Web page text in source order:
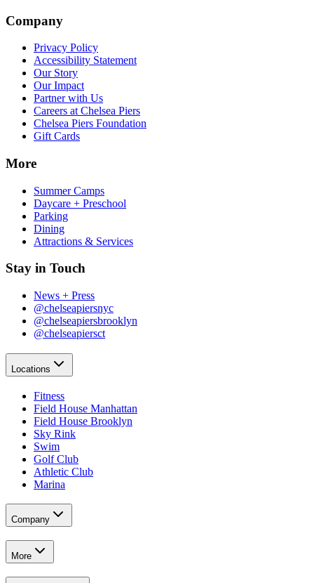
Company​​​​‌ ‍ ​‍​‍‌‍ ‌ ​‍‌‍‍‌‌‍‌ ‌‍‍‌‌‍ ‍​‍​‍​ ‍‍​‍​‍‌ ​ ‌‍​‌‌‍ ‍‌‍‍‌‌ ‌​‌ ‍‌​‍ ‍‌‍‍‌‌‍ ​‍​‍​‍ ​​‍​‍‌‍‍​‌ ​‍‌‍‌‌‌‍‌‍​‍​‍​ ‍‍​‍​‍‌‍‍​‌ ‌​‌ ‌​‌ ​​‌ ​ ​ ‍‍​‍ ​‍ ‌‍​ ‌‍‍​‌‍‌‌‌‍ ​‌ ​ ‌‍‌‌‌‍​‌‌ ​​‌‍‍‌‌‍‌‌‌ ​‍‌ ​ ​‍ ‍‌ ​ ‌‍​‌‌‍ ‍‌‍‍‌‌ ‌​‌ ‍‌​‍ ‍‌ ​ ‌ ‌​‌ ‌‌‌‍‌​‌‍‍‌‌‍ ​‍ ‌‍‍‌‌‍ ‍‌ ‌​‌‍‌‌‌‍ ‍‌ ‌​​‍ ‌‍‌‌‌‍‌​‌‍‍‌‌ ‌​​‍ ‌‍ ‌‌‍ ‌‍‌​‌‍‌‌​ ‌‌ ​​‌ ​‍‌‍‌‌‌ ​ ‌‍‌‌‌‍ ‍‌ ‌​‌‍​‌‌ ‌​‌‍‍‌‌‍ ‌‍ ‍​ ‍ ‌‍‍‌‌‍‌​​ ‌‌‍‌‍‌‍ ‌‍ ‌ ‌​‌‍‌‌‌ ​‍​ ‍ ‌ ‌​‌ ‍‌‌ ​​‌‍‌‌​ ‌‌‍‌‍‌‍ ‌‍ ‌ ‌​‌‍‌‌‌ ​‍​ ‍ ‌ ​​‌‍​‌‌ ‌​‌‍‍​​ ‌‌‍​ ‌‍ ‌‍ ​‌ ‌‌‌‍ ‌‌‍ ‍‌ ​ ​‍‌‌​ ‌‌‌​​‍‌‌ ‌‍‍ ‌‍‌‌‌ ‍‌​‍‌‌​ ​ ‌​‌​​‍‌‌​ ​ ‌​‌​​‍‌‌​ ​‍​ ​‍‌‍​ ​ ​ ​ ‌​​ ​​‌‍​ ​ ‌‍‌‍‌​​ ‌​‌‍‌‍‌‍‌‌‌‍‌‌‌‍‌​​‍‌‌​ ​‍​ ​‍​‍‌‌​ ‌‌‌​‌​​‍ ‍‌ ‌​‌‍‍‌‌ ‌​‌‍ ​‌‍‌‌​ ‌‍​‍‌‍​‌‌ ​ ‌‍‌‌‌‌‌‌‌ ​‍‌‍ ​​ ‌‌‍‍​‌ ‌​‌ ‌​‌ ​​‌ ​ ​‍‌‌​ ​ ‌​​‌​‍‌‌​ ​‍‌​‌‍​‍‌‌​ ​‍‌​‌‍‌‍​ ‌‍‍​‌‍‌‌‌‍ ​‌ ​ ‌‍‌‌‌‍​‌‌ ​​‌‍‍‌‌‍‌‌‌ ​‍‌ ​ ​‍ ‍‌ ​ ‌‍​‌‌‍ ‍‌‍‍‌‌ ‌​‌ ‍‌​‍ ‍‌ ​ ‌ ‌​‌ ‌‌‌‍‌​‌‍‍‌‌‍ ​‍‌‍‌‍‍‌‌‍‌​​ ‌‌‍‌‍‌‍ ‌‍ ‌ ‌​‌‍‌‌‌ ​‍​‍‌‍‌ ‌​‌ ‍‌‌ ​​‌‍‌‌​ ‌‌‍‌‍‌‍ ‌‍ ‌ ‌​‌‍‌‌‌ ​‍​‍‌‍‌ ​​‌‍​‌‌ ‌​‌‍‍​​ ‌‌‍​ ‌‍ ‌‍ ​‌ ‌‌‌‍ ‌‌‍ ‍‌ ​ ​‍‌‌​ ‌‌‌​​‍‌‌ ‌‍‍ ‌‍‌‌‌ ‍‌​‍‌‌​ ​ ‌​‌​​‍‌‌​ ​ ‌​‌​​‍‌‌​ ​‍​ ​‍‌‍​ ​ ​ ​ ‌​​ ​​‌‍​ ​ ‌‍‌‍‌​​ ‌​‌‍‌‍‌‍‌‌‌‍‌‌‌‍‌​​‍‌‌​ ​‍​ ​‍​‍‌‌​ ‌‌‌​‌​​‍ ‍‌ ‌​‌‍‍‌‌ ‌​‌‍ ​‌‍‌‌​‍‌‍‌ ​​‌‍‌‌‌ ​‍‌ ​ ‌ ​​‌‍‌‌‌‍​ ‌ ‌​‌‍‍‌‌ ‌‍‌‍‌‌​ ‌‌ ​​‌ ‌‌‌‍​‍‌‍ ​‌‍‍‌‌ ​ ‌‍‍​‌‍‌‌‌‍‌​​‍​‍‌ ‌
Privacy Policy​​​​‌ ‍ ​‍​‍‌‍ ‌ ​‍‌‍‍‌‌‍‌ ‌‍‍‌‌‍ ‍​‍​‍​ ‍‍​‍​‍‌ ​ ‌‍​‌‌‍ ‍‌‍‍‌‌ ‌​‌ ‍‌​‍ ‍‌‍‍‌‌‍ ​‍​‍​‍ ​​‍​‍‌‍‍​‌ ​‍‌‍‌‌‌‍‌‍​‍​‍​ ‍‍​‍​‍‌‍‍​‌ ‌​‌ ‌​‌ ​​‌ ​ ​ ‍‍​‍ ​‍ ‌‍​ ‌‍‍​‌‍‌‌‌‍ ​‌ ​ ‌‍‌‌‌‍​‌‌ ​​‌‍‍‌‌‍‌‌‌ ​‍‌ ​ ​‍ ‍‌ ​ ‌‍​‌‌‍ ‍‌‍‍‌‌ ‌​‌ ‍‌​‍ ‍‌ ​ ‌ ‌​‌ ‌‌‌‍‌​‌‍‍‌‌‍ ​‍ ‌‍‍‌‌‍ ‍‌ ‌​‌‍‌‌‌‍ ‍‌ ‌​​‍ ‌‍‌‌‌‍‌​‌‍‍‌‌ ‌​​‍ ‌‍ ‌‌‍ ‌‍‌​‌‍‌‌​ ‌‌ ​​‌ ​‍‌‍‌‌‌ ​ ‌‍‌‌‌‍ ‍‌ ‌​‌‍​‌‌ ‌​‌‍‍‌‌‍ ‌‍ ‍​ ‍ ‌‍‍‌‌‍‌​​ ‌‌‍‌‍‌‍ ‌‍ ‌ ‌​‌‍‌‌‌ ​‍​ ‍ ‌ ‌​‌ ‍‌‌ ​​‌‍‌‌​ ‌‌‍‌‍‌‍ ‌‍ ‌ ‌​‌‍‌‌‌ ​‍​ ‍ ‌ ​​‌‍​‌‌ ‌​‌‍‍​​ ‌‌‍​ ‌‍ ‌‍ ​‌ ‌‌‌‍ ‌‌‍ ‍‌ ​ ​‍‌‌​ ‌‌‌​​‍‌‌ ‌‍‍ ‌‍‌‌‌ ‍‌​‍‌‌​ ​ ‌​‌​​‍‌‌​ ​ ‌​‌​​‍‌‌​ ​‍​ ​‍‌‍​ ​ ​ ​ ‌​​ ​​‌‍​ ​ ‌‍‌‍‌​​ ‌​‌‍‌‍‌‍‌‌‌‍‌‌‌‍‌​​‍‌‌​ ​‍​ ​‍​‍‌‌​ ‌‌‌​‌​​‍ ‍‌‍ ​‌‍‍‌‌‍ ‍‌‍‍ ‌ ​ ​‍‌‌​ ‌‌‌​​‍‌‌ ‌‍‍ ‌‍‌‌‌ ‍‌​‍‌‌​ ​ ‌​‌​​‍‌‌​ ​ ‌​‌​​‍‌‌​ ​‍​ ​‍​ ​​​ ‍‌‌‍‌‌​ ‍​​ ‍‌​ ​‍‌‍​‍‌‍​‍​ ​‍​ ‍​‌‍​‌​ ​​​‍‌‌​ ​‍​ ​‍​‍‌‌​ ‌‌‌​‌​​‍ ‍‌‍ ‍‌‍​‌‌‍ ‌‌‍‌‌​ ‌‍​‍‌‍​‌‌ ​ ‌‍‌‌‌‌‌‌‌ ​‍‌‍ ​​ ‌‌‍‍​‌ ‌​‌ ‌​‌ ​​‌ ​ ​‍‌‌​ ​ ‌​​‌​‍‌‌​ ​‍‌​‌‍​‍‌‌​ ​‍‌​‌‍‌‍​ ‌‍‍​‌‍‌‌‌‍ ​‌ ​ ‌‍‌‌‌‍​‌‌ ​​‌‍‍‌‌‍‌‌‌ ​‍‌ ​ ​‍ ‍‌ ​ ‌‍​‌‌‍ ‍‌‍‍‌‌ ‌​‌ ‍‌​‍ ‍‌ ​ ‌ ‌​‌ ‌‌‌‍‌​‌‍‍‌‌‍ ​‍‌‍‌‍‍‌‌‍‌​​ ‌‌‍‌‍‌‍ ‌‍ ‌ ‌​‌‍‌‌‌ ​‍​‍‌‍‌ ‌​‌ ‍‌‌ ​​‌‍‌‌​ ‌‌‍‌‍‌‍ ‌‍ ‌ ‌​‌‍‌‌‌ ​‍​‍‌‍‌ ​​‌‍​‌‌ ‌​‌‍‍​​ ‌‌‍​ ‌‍ ‌‍ ​‌ ‌‌‌‍ ‌‌‍ ‍‌ ​ ​‍‌‌​ ‌‌‌​​‍‌‌ ‌‍‍ ‌‍‌‌‌ ‍‌​‍‌‌​ ​ ‌​‌​​‍‌‌​ ​ ‌​‌​​‍‌‌​ ​‍​ ​‍‌‍​ ​ ​ ​ ‌​​ ​​‌‍​ ​ ‌‍‌‍‌​​ ‌​‌‍‌‍‌‍‌‌‌‍‌‌‌‍‌​​‍‌‌​ ​‍​ ​‍​‍‌‌​ ‌‌‌​‌​​‍ ‍‌‍ ​‌‍‍‌‌‍ ‍‌‍‍ ‌ ​ ​‍‌‌​ ‌‌‌​​‍‌‌ ‌‍‍ ‌‍‌‌‌ ‍‌​‍‌‌​ ​ ‌​‌​​‍‌‌​ ​ ‌​‌​​‍‌‌​ ​‍​ ​‍​ ​​​ ‍‌‌‍‌‌​ ‍​​ ‍‌​ ​‍‌‍​‍‌‍​‍​ ​‍​ ‍​‌‍​‌​ ​​​‍‌‌​ ​‍​ ​‍​‍‌‌​ ‌‌‌​‌​​‍ ‍‌‍ ‍‌‍​‌‌‍ ‌‌‍‌‌​‍‌‍‌ ​​‌‍‌‌‌ ​‍‌ ​ ‌ ​​‌‍‌‌‌‍​ ‌ ‌​‌‍‍‌‌ ‌‍‌‍‌‌​ ‌‌ ​​‌ ‌‌‌‍​‍‌‍ ​‌‍‍‌‌ ​ ‌‍‍​‌‍‌‌‌‍‌​​‍​‍‌ ‌
Accessibility Statement​​​​‌ ‍ ​‍​‍‌‍ ‌ ​‍‌‍‍‌‌‍‌ ‌‍‍‌‌‍ ‍​‍​‍​ ‍‍​‍​‍‌ ​ ‌‍​‌‌‍ ‍‌‍‍‌‌ ‌​‌ ‍‌​‍ ‍‌‍‍‌‌‍ ​‍​‍​‍ ​​‍​‍‌‍‍​‌ ​‍‌‍‌‌‌‍‌‍​‍​‍​ ‍‍​‍​‍‌‍‍​‌ ‌​‌ ‌​‌ ​​‌ ​ ​ ‍‍​‍ ​‍ ‌‍​ ‌‍‍​‌‍‌‌‌‍ ​‌ ​ ‌‍‌‌‌‍​‌‌ ​​‌‍‍‌‌‍‌‌‌ ​‍‌ ​ ​‍ ‍‌ ​ ‌‍​‌‌‍ ‍‌‍‍‌‌ ‌​‌ ‍‌​‍ ‍‌ ​ ‌ ‌​‌ ‌‌‌‍‌​‌‍‍‌‌‍ ​‍ ‌‍‍‌‌‍ ‍‌ ‌​‌‍‌‌‌‍ ‍‌ ‌​​‍ ‌‍‌‌‌‍‌​‌‍‍‌‌ ‌​​‍ ‌‍ ‌‌‍ ‌‍‌​‌‍‌‌​ ‌‌ ​​‌ ​‍‌‍‌‌‌ ​ ‌‍‌‌‌‍ ‍‌ ‌​‌‍​‌‌ ‌​‌‍‍‌‌‍ ‌‍ ‍​ ‍ ‌‍‍‌‌‍‌​​ ‌‌‍‌‍‌‍ ‌‍ ‌ ‌​‌‍‌‌‌ ​‍​ ‍ ‌ ‌​‌ ‍‌‌ ​​‌‍‌‌​ ‌‌‍‌‍‌‍ ‌‍ ‌ ‌​‌‍‌‌‌ ​‍​ ‍ ‌ ​​‌‍​‌‌ ‌​‌‍‍​​ ‌‌‍​ ‌‍ ‌‍ ​‌ ‌‌‌‍ ‌‌‍ ‍‌ ​ ​‍‌‌​ ‌‌‌​​‍‌‌ ‌‍‍ ‌‍‌‌‌ ‍‌​‍‌‌​ ​ ‌​‌​​‍‌‌​ ​ ‌​‌​​‍‌‌​ ​‍​ ​‍‌‍​ ​ ​ ​ ‌​​ ​​‌‍​ ​ ‌‍‌‍‌​​ ‌​‌‍‌‍‌‍‌‌‌‍‌‌‌‍‌​​‍‌‌​ ​‍​ ​‍​‍‌‌​ ‌‌‌​‌​​‍ ‍‌‍ ​‌‍‍‌‌‍ ‍‌‍‍ ‌ ​ ​‍‌‌​ ‌‌‌​​‍‌‌ ‌‍‍ ‌‍‌‌‌ ‍‌​‍‌‌​ ​ ‌​‌​​‍‌‌​ ​ ‌​‌​​‍‌‌​ ​‍​ ​‍​ ​ ​ ‌‍​ ‌ ​ ​ ‌‍​‌​ ‌‍​ ‌ ​ ‍‌​ ​‌​ ‌‍‌‍‌​​ ​​​‍‌‌​ ​‍​ ​‍​‍‌‌​ ‌‌‌​‌​​‍ ‍‌‍ ‍‌‍​‌‌‍ ‌‌‍‌‌​ ‌‍​‍‌‍​‌‌ ​ ‌‍‌‌‌‌‌‌‌ ​‍‌‍ ​​ ‌‌‍‍​‌ ‌​‌ ‌​‌ ​​‌ ​ ​‍‌‌​ ​ ‌​​‌​‍‌‌​ ​‍‌​‌‍​‍‌‌​ ​‍‌​‌‍‌‍​ ‌‍‍​‌‍‌‌‌‍ ​‌ ​ ‌‍‌‌‌‍​‌‌ ​​‌‍‍‌‌‍‌‌‌ ​‍‌ ​ ​‍ ‍‌ ​ ‌‍​‌‌‍ ‍‌‍‍‌‌ ‌​‌ ‍‌​‍ ‍‌ ​ ‌ ‌​‌ ‌‌‌‍‌​‌‍‍‌‌‍ ​‍‌‍‌‍‍‌‌‍‌​​ ‌‌‍‌‍‌‍ ‌‍ ‌ ‌​‌‍‌‌‌ ​‍​‍‌‍‌ ‌​‌ ‍‌‌ ​​‌‍‌‌​ ‌‌‍‌‍‌‍ ‌‍ ‌ ‌​‌‍‌‌‌ ​‍​‍‌‍‌ ​​‌‍​‌‌ ‌​‌‍‍​​ ‌‌‍​ ‌‍ ‌‍ ​‌ ‌‌‌‍ ‌‌‍ ‍‌ ​ ​‍‌‌​ ‌‌‌​​‍‌‌ ‌‍‍ ‌‍‌‌‌ ‍‌​‍‌‌​ ​ ‌​‌​​‍‌‌​ ​ ‌​‌​​‍‌‌​ ​‍​ ​‍‌‍​ ​ ​ ​ ‌​​ ​​‌‍​ ​ ‌‍‌‍‌​​ ‌​‌‍‌‍‌‍‌‌‌‍‌‌‌‍‌​​‍‌‌​ ​‍​ ​‍​‍‌‌​ ‌‌‌​‌​​‍ ‍‌‍ ​‌‍‍‌‌‍ ‍‌‍‍ ‌ ​ ​‍‌‌​ ‌‌‌​​‍‌‌ ‌‍‍ ‌‍‌‌‌ ‍‌​‍‌‌​ ​ ‌​‌​​‍‌‌​ ​ ‌​‌​​‍‌‌​ ​‍​ ​‍​ ​ ​ ‌‍​ ‌ ​ ​ ‌‍​‌​ ‌‍​ ‌ ​ ‍‌​ ​‌​ ‌‍‌‍‌​​ ​​​‍‌‌​ ​‍​ ​‍​‍‌‌​ ‌‌‌​‌​​‍ ‍‌‍ ‍‌‍​‌‌‍ ‌‌‍‌‌​‍‌‍‌ ​​‌‍‌‌‌ ​‍‌ ​ ‌ ​​‌‍‌‌‌‍​ ‌ ‌​‌‍‍‌‌ ‌‍‌‍‌‌​ ‌‌ ​​‌ ‌‌‌‍​‍‌‍ ​‌‍‍‌‌ ​ ‌‍‍​‌‍‌‌‌‍‌​​‍​‍‌ ‌
Our Story​​​​‌ ‍ ​‍​‍‌‍ ‌ ​‍‌‍‍‌‌‍‌ ‌‍‍‌‌‍ ‍​‍​‍​ ‍‍​‍​‍‌ ​ ‌‍​‌‌‍ ‍‌‍‍‌‌ ‌​‌ ‍‌​‍ ‍‌‍‍‌‌‍ ​‍​‍​‍ ​​‍​‍‌‍‍​‌ ​‍‌‍‌‌‌‍‌‍​‍​‍​ ‍‍​‍​‍‌‍‍​‌ ‌​‌ ‌​‌ ​​‌ ​ ​ ‍‍​‍ ​‍ ‌‍​ ‌‍‍​‌‍‌‌‌‍ ​‌ ​ ‌‍‌‌‌‍​‌‌ ​​‌‍‍‌‌‍‌‌‌ ​‍‌ ​ ​‍ ‍‌ ​ ‌‍​‌‌‍ ‍‌‍‍‌‌ ‌​‌ ‍‌​‍ ‍‌ ​ ‌ ‌​‌ ‌‌‌‍‌​‌‍‍‌‌‍ ​‍ ‌‍‍‌‌‍ ‍‌ ‌​‌‍‌‌‌‍ ‍‌ ‌​​‍ ‌‍‌‌‌‍‌​‌‍‍‌‌ ‌​​‍ ‌‍ ‌‌‍ ‌‍‌​‌‍‌‌​ ‌‌ ​​‌ ​‍‌‍‌‌‌ ​ ‌‍‌‌‌‍ ‍‌ ‌​‌‍​‌‌ ‌​‌‍‍‌‌‍ ‌‍ ‍​ ‍ ‌‍‍‌‌‍‌​​ ‌‌‍‌‍‌‍ ‌‍ ‌ ‌​‌‍‌‌‌ ​‍​ ‍ ‌ ‌​‌ ‍‌‌ ​​‌‍‌‌​ ‌‌‍‌‍‌‍ ‌‍ ‌ ‌​‌‍‌‌‌ ​‍​ ‍ ‌ ​​‌‍​‌‌ ‌​‌‍‍​​ ‌‌‍​ ‌‍ ‌‍ ​‌ ‌‌‌‍ ‌‌‍ ‍‌ ​ ​‍‌‌​ ‌‌‌​​‍‌‌ ‌‍‍ ‌‍‌‌‌ ‍‌​‍‌‌​ ​ ‌​‌​​‍‌‌​ ​ ‌​‌​​‍‌‌​ ​‍​ ​‍‌‍​ ​ ​ ​ ‌​​ ​​‌‍​ ​ ‌‍‌‍‌​​ ‌​‌‍‌‍‌‍‌‌‌‍‌‌‌‍‌​​‍‌‌​ ​‍​ ​‍​‍‌‌​ ‌‌‌​‌​​‍ ‍‌‍ ​‌‍‍‌‌‍ ‍‌‍‍ ‌ ​ ​‍‌‌​ ‌‌‌​​‍‌‌ ‌‍‍ ‌‍‌‌‌ ‍‌​‍‌‌​ ​ ‌​‌​​‍‌‌​ ​ ‌​‌​​‍‌‌​ ​‍​ ​‍‌‍‌‍​ ​ ​ ‌‌‌‍‌​‌‍​ ​ ​​​ ​ ​ ‌‍​ ‌‍​ ​ ‌‍​‍​ ​‍​‍‌‌​ ​‍​ ​‍​‍‌‌​ ‌‌‌​‌​​‍ ‍‌‍ ‍‌‍​‌‌‍ ‌‌‍‌‌​ ‌‍​‍‌‍​‌‌ ​ ‌‍‌‌‌‌‌‌‌ ​‍‌‍ ​​ ‌‌‍‍​‌ ‌​‌ ‌​‌ ​​‌ ​ ​‍‌‌​ ​ ‌​​‌​‍‌‌​ ​‍‌​‌‍​‍‌‌​ ​‍‌​‌‍‌‍​ ‌‍‍​‌‍‌‌‌‍ ​‌ ​ ‌‍‌‌‌‍​‌‌ ​​‌‍‍‌‌‍‌‌‌ ​‍‌ ​ ​‍ ‍‌ ​ ‌‍​‌‌‍ ‍‌‍‍‌‌ ‌​‌ ‍‌​‍ ‍‌ ​ ‌ ‌​‌ ‌‌‌‍‌​‌‍‍‌‌‍ ​‍‌‍‌‍‍‌‌‍‌​​ ‌‌‍‌‍‌‍ ‌‍ ‌ ‌​‌‍‌‌‌ ​‍​‍‌‍‌ ‌​‌ ‍‌‌ ​​‌‍‌‌​ ‌‌‍‌‍‌‍ ‌‍ ‌ ‌​‌‍‌‌‌ ​‍​‍‌‍‌ ​​‌‍​‌‌ ‌​‌‍‍​​ ‌‌‍​ ‌‍ ‌‍ ​‌ ‌‌‌‍ ‌‌‍ ‍‌ ​ ​‍‌‌​ ‌‌‌​​‍‌‌ ‌‍‍ ‌‍‌‌‌ ‍‌​‍‌‌​ ​ ‌​‌​​‍‌‌​ ​ ‌​‌​​‍‌‌​ ​‍​ ​‍‌‍​ ​ ​ ​ ‌​​ ​​‌‍​ ​ ‌‍‌‍‌​​ ‌​‌‍‌‍‌‍‌‌‌‍‌‌‌‍‌​​‍‌‌​ ​‍​ ​‍​‍‌‌​ ‌‌‌​‌​​‍ ‍‌‍ ​‌‍‍‌‌‍ ‍‌‍‍ ‌ ​ ​‍‌‌​ ‌‌‌​​‍‌‌ ‌‍‍ ‌‍‌‌‌ ‍‌​‍‌‌​ ​ ‌​‌​​‍‌‌​ ​ ‌​‌​​‍‌‌​ ​‍​ ​‍‌‍‌‍​ ​ ​ ‌‌‌‍‌​‌‍​ ​ ​​​ ​ ​ ‌‍​ ‌‍​ ​ ‌‍​‍​ ​‍​‍‌‌​ ​‍​ ​‍​‍‌‌​ ‌‌‌​‌​​‍ ‍‌‍ ‍‌‍​‌‌‍ ‌‌‍‌‌​‍‌‍‌ ​​‌‍‌‌‌ ​‍‌ ​ ‌ ​​‌‍‌‌‌‍​ ‌ ‌​‌‍‍‌‌ ‌‍‌‍‌‌​ ‌‌ ​​‌ ‌‌‌‍​‍‌‍ ​‌‍‍‌‌ ​ ‌‍‍​‌‍‌‌‌‍‌​​‍​‍‌ ‌
Our Impact​​​​‌ ‍ ​‍​‍‌‍ ‌ ​‍‌‍‍‌‌‍‌ ‌‍‍‌‌‍ ‍​‍​‍​ ‍‍​‍​‍‌ ​ ‌‍​‌‌‍ ‍‌‍‍‌‌ ‌​‌ ‍‌​‍ ‍‌‍‍‌‌‍ ​‍​‍​‍ ​​‍​‍‌‍‍​‌ ​‍‌‍‌‌‌‍‌‍​‍​‍​ ‍‍​‍​‍‌‍‍​‌ ‌​‌ ‌​‌ ​​‌ ​ ​ ‍‍​‍ ​‍ ‌‍​ ‌‍‍​‌‍‌‌‌‍ ​‌ ​ ‌‍‌‌‌‍​‌‌ ​​‌‍‍‌‌‍‌‌‌ ​‍‌ ​ ​‍ ‍‌ ​ ‌‍​‌‌‍ ‍‌‍‍‌‌ ‌​‌ ‍‌​‍ ‍‌ ​ ‌ ‌​‌ ‌‌‌‍‌​‌‍‍‌‌‍ ​‍ ‌‍‍‌‌‍ ‍‌ ‌​‌‍‌‌‌‍ ‍‌ ‌​​‍ ‌‍‌‌‌‍‌​‌‍‍‌‌ ‌​​‍ ‌‍ ‌‌‍ ‌‍‌​‌‍‌‌​ ‌‌ ​​‌ ​‍‌‍‌‌‌ ​ ‌‍‌‌‌‍ ‍‌ ‌​‌‍​‌‌ ‌​‌‍‍‌‌‍ ‌‍ ‍​ ‍ ‌‍‍‌‌‍‌​​ ‌‌‍‌‍‌‍ ‌‍ ‌ ‌​‌‍‌‌‌ ​‍​ ‍ ‌ ‌​‌ ‍‌‌ ​​‌‍‌‌​ ‌‌‍‌‍‌‍ ‌‍ ‌ ‌​‌‍‌‌‌ ​‍​ ‍ ‌ ​​‌‍​‌‌ ‌​‌‍‍​​ ‌‌‍​ ‌‍ ‌‍ ​‌ ‌‌‌‍ ‌‌‍ ‍‌ ​ ​‍‌‌​ ‌‌‌​​‍‌‌ ‌‍‍ ‌‍‌‌‌ ‍‌​‍‌‌​ ​ ‌​‌​​‍‌‌​ ​ ‌​‌​​‍‌‌​ ​‍​ ​‍‌‍​ ​ ​ ​ ‌​​ ​​‌‍​ ​ ‌‍‌‍‌​​ ‌​‌‍‌‍‌‍‌‌‌‍‌‌‌‍‌​​‍‌‌​ ​‍​ ​‍​‍‌‌​ ‌‌‌​‌​​‍ ‍‌‍ ​‌‍‍‌‌‍ ‍‌‍‍ ‌ ​ ​‍‌‌​ ‌‌‌​​‍‌‌ ‌‍‍ ‌‍‌‌‌ ‍‌​‍‌‌​ ​ ‌​‌​​‍‌‌​ ​ ‌​‌​​‍‌‌​ ​‍​ ​‍‌‍‌‍​ ‍‌​ ​ ‌‍​‌​ ‌​​ ​‌‌‍​‌​ ​​‌‍‌‌​ ‌‍‌‍‌​​ ‌ ​‍‌‌​ ​‍​ ​‍​‍‌‌​ ‌‌‌​‌​​‍ ‍‌‍ ‍‌‍​‌‌‍ ‌‌‍‌‌​ ‌‍​‍‌‍​‌‌ ​ ‌‍‌‌‌‌‌‌‌ ​‍‌‍ ​​ ‌‌‍‍​‌ ‌​‌ ‌​‌ ​​‌ ​ ​‍‌‌​ ​ ‌​​‌​‍‌‌​ ​‍‌​‌‍​‍‌‌​ ​‍‌​‌‍‌‍​ ‌‍‍​‌‍‌‌‌‍ ​‌ ​ ‌‍‌‌‌‍​‌‌ ​​‌‍‍‌‌‍‌‌‌ ​‍‌ ​ ​‍ ‍‌ ​ ‌‍​‌‌‍ ‍‌‍‍‌‌ ‌​‌ ‍‌​‍ ‍‌ ​ ‌ ‌​‌ ‌‌‌‍‌​‌‍‍‌‌‍ ​‍‌‍‌‍‍‌‌‍‌​​ ‌‌‍‌‍‌‍ ‌‍ ‌ ‌​‌‍‌‌‌ ​‍​‍‌‍‌ ‌​‌ ‍‌‌ ​​‌‍‌‌​ ‌‌‍‌‍‌‍ ‌‍ ‌ ‌​‌‍‌‌‌ ​‍​‍‌‍‌ ​​‌‍​‌‌ ‌​‌‍‍​​ ‌‌‍​ ‌‍ ‌‍ ​‌ ‌‌‌‍ ‌‌‍ ‍‌ ​ ​‍‌‌​ ‌‌‌​​‍‌‌ ‌‍‍ ‌‍‌‌‌ ‍‌​‍‌‌​ ​ ‌​‌​​‍‌‌​ ​ ‌​‌​​‍‌‌​ ​‍​ ​‍‌‍​ ​ ​ ​ ‌​​ ​​‌‍​ ​ ‌‍‌‍‌​​ ‌​‌‍‌‍‌‍‌‌‌‍‌‌‌‍‌​​‍‌‌​ ​‍​ ​‍​‍‌‌​ ‌‌‌​‌​​‍ ‍‌‍ ​‌‍‍‌‌‍ ‍‌‍‍ ‌ ​ ​‍‌‌​ ‌‌‌​​‍‌‌ ‌‍‍ ‌‍‌‌‌ ‍‌​‍‌‌​ ​ ‌​‌​​‍‌‌​ ​ ‌​‌​​‍‌‌​ ​‍​ ​‍‌‍‌‍​ ‍‌​ ​ ‌‍​‌​ ‌​​ ​‌‌‍​‌​ ​​‌‍‌‌​ ‌‍‌‍‌​​ ‌ ​‍‌‌​ ​‍​ ​‍​‍‌‌​ ‌‌‌​‌​​‍ ‍‌‍ ‍‌‍​‌‌‍ ‌‌‍‌‌​‍‌‍‌ ​​‌‍‌‌‌ ​‍‌ ​ ‌ ​​‌‍‌‌‌‍​ ‌ ‌​‌‍‍‌‌ ‌‍‌‍‌‌​ ‌‌ ​​‌ ‌‌‌‍​‍‌‍ ​‌‍‍‌‌ ​ ‌‍‍​‌‍‌‌‌‍‌​​‍​‍‌ ‌
Partner with Us​​​​‌ ‍ ​‍​‍‌‍ ‌ ​‍‌‍‍‌‌‍‌ ‌‍‍‌‌‍ ‍​‍​‍​ ‍‍​‍​‍‌ ​ ‌‍​‌‌‍ ‍‌‍‍‌‌ ‌​‌ ‍‌​‍ ‍‌‍‍‌‌‍ ​‍​‍​‍ ​​‍​‍‌‍‍​‌ ​‍‌‍‌‌‌‍‌‍​‍​‍​ ‍‍​‍​‍‌‍‍​‌ ‌​‌ ‌​‌ ​​‌ ​ ​ ‍‍​‍ ​‍ ‌‍​ ‌‍‍​‌‍‌‌‌‍ ​‌ ​ ‌‍‌‌‌‍​‌‌ ​​‌‍‍‌‌‍‌‌‌ ​‍‌ ​ ​‍ ‍‌ ​ ‌‍​‌‌‍ ‍‌‍‍‌‌ ‌​‌ ‍‌​‍ ‍‌ ​ ‌ ‌​‌ ‌‌‌‍‌​‌‍‍‌‌‍ ​‍ ‌‍‍‌‌‍ ‍‌ ‌​‌‍‌‌‌‍ ‍‌ ‌​​‍ ‌‍‌‌‌‍‌​‌‍‍‌‌ ‌​​‍ ‌‍ ‌‌‍ ‌‍‌​‌‍‌‌​ ‌‌ ​​‌ ​‍‌‍‌‌‌ ​ ‌‍‌‌‌‍ ‍‌ ‌​‌‍​‌‌ ‌​‌‍‍‌‌‍ ‌‍ ‍​ ‍ ‌‍‍‌‌‍‌​​ ‌‌‍‌‍‌‍ ‌‍ ‌ ‌​‌‍‌‌‌ ​‍​ ‍ ‌ ‌​‌ ‍‌‌ ​​‌‍‌‌​ ‌‌‍‌‍‌‍ ‌‍ ‌ ‌​‌‍‌‌‌ ​‍​ ‍ ‌ ​​‌‍​‌‌ ‌​‌‍‍​​ ‌‌‍​ ‌‍ ‌‍ ​‌ ‌‌‌‍ ‌‌‍ ‍‌ ​ ​‍‌‌​ ‌‌‌​​‍‌‌ ‌‍‍ ‌‍‌‌‌ ‍‌​‍‌‌​ ​ ‌​‌​​‍‌‌​ ​ ‌​‌​​‍‌‌​ ​‍​ ​‍‌‍​ ​ ​ ​ ‌​​ ​​‌‍​ ​ ‌‍‌‍‌​​ ‌​‌‍‌‍‌‍‌‌‌‍‌‌‌‍‌​​‍‌‌​ ​‍​ ​‍​‍‌‌​ ‌‌‌​‌​​‍ ‍‌‍ ​‌‍‍‌‌‍ ‍‌‍‍ ‌ ​ ​‍‌‌​ ‌‌‌​​‍‌‌ ‌‍‍ ‌‍‌‌‌ ‍‌​‍‌‌​ ​ ‌​‌​​‍‌‌​ ​ ‌​‌​​‍‌‌​ ​‍​ ​‍‌‍‌‌‌‍‌‌​ ​‌‌‍​ ‌‍​ ​ ​​‌‍‌​‌‍‌‌‌‍​‍‌‍​‌​ ‍​‌‍‌‌‌‍​‍‌‍​‍‌‍‌‍​ ‍​‌‍‌‍‌‍‌​​ ​‌‌‍‌‌​ ​​​ ​ ​ ​​​ ‌‌​ ‍‌​ ​ ​ ‍‌​ ‌ ‌‍​‌​ ‍‌‌‍‌​​ ​​​‍‌‌​ ​‍​ ​‍​‍‌‌​ ‌‌‌​‌​​‍ ‍‌‍ ‍‌‍​‌‌‍ ‌‌‍‌‌​ ‌‍​‍‌‍​‌‌ ​ ‌‍‌‌‌‌‌‌‌ ​‍‌‍ ​​ ‌‌‍‍​‌ ‌​‌ ‌​‌ ​​‌ ​ ​‍‌‌​ ​ ‌​​‌​‍‌‌​ ​‍‌​‌‍​‍‌‌​ ​‍‌​‌‍‌‍​ ‌‍‍​‌‍‌‌‌‍ ​‌ ​ ‌‍‌‌‌‍​‌‌ ​​‌‍‍‌‌‍‌‌‌ ​‍‌ ​ ​‍ ‍‌ ​ ‌‍​‌‌‍ ‍‌‍‍‌‌ ‌​‌ ‍‌​‍ ‍‌ ​ ‌ ‌​‌ ‌‌‌‍‌​‌‍‍‌‌‍ ​‍‌‍‌‍‍‌‌‍‌​​ ‌‌‍‌‍‌‍ ‌‍ ‌ ‌​‌‍‌‌‌ ​‍​‍‌‍‌ ‌​‌ ‍‌‌ ​​‌‍‌‌​ ‌‌‍‌‍‌‍ ‌‍ ‌ ‌​‌‍‌‌‌ ​‍​‍‌‍‌ ​​‌‍​‌‌ ‌​‌‍‍​​ ‌‌‍​ ‌‍ ‌‍ ​‌ ‌‌‌‍ ‌‌‍ ‍‌ ​ ​‍‌‌​ ‌‌‌​​‍‌‌ ‌‍‍ ‌‍‌‌‌ ‍‌​‍‌‌​ ​ ‌​‌​​‍‌‌​ ​ ‌​‌​​‍‌‌​ ​‍​ ​‍‌‍​ ​ ​ ​ ‌​​ ​​‌‍​ ​ ‌‍‌‍‌​​ ‌​‌‍‌‍‌‍‌‌‌‍‌‌‌‍‌​​‍‌‌​ ​‍​ ​‍​‍‌‌​ ‌‌‌​‌​​‍ ‍‌‍ ​‌‍‍‌‌‍ ‍‌‍‍ ‌ ​ ​‍‌‌​ ‌‌‌​​‍‌‌ ‌‍‍ ‌‍‌‌‌ ‍‌​‍‌‌​ ​ ‌​‌​​‍‌‌​ ​ ‌​‌​​‍‌‌​ ​‍​ ​‍‌‍‌‌‌‍‌‌​ ​‌‌‍​ ‌‍​ ​ ​​‌‍‌​‌‍‌‌‌‍​‍‌‍​‌​ ‍​‌‍‌‌‌‍​‍‌‍​‍‌‍‌‍​ ‍​‌‍‌‍‌‍‌​​ ​‌‌‍‌‌​ ​​​ ​ ​ ​​​ ‌‌​ ‍‌​ ​ ​ ‍‌​ ‌ ‌‍​‌​ ‍‌‌‍‌​​ ​​​‍‌‌​ ​‍​ ​‍​‍‌‌​ ‌‌‌​‌​​‍ ‍‌‍ ‍‌‍​‌‌‍ ‌‌‍‌‌​‍‌‍‌ ​​‌‍‌‌‌ ​‍‌ ​ ‌ ​​‌‍‌‌‌‍​ ‌ ‌​‌‍‍‌‌ ‌‍‌‍‌‌​ ‌‌ ​​‌ ‌‌‌‍​‍‌‍ ​‌‍‍‌‌ ​ ‌‍‍​‌‍‌‌‌‍‌​​‍​‍‌ ‌
Careers at Chelsea Piers​​​​‌ ‍ ​‍​‍‌‍ ‌ ​‍‌‍‍‌‌‍‌ ‌‍‍‌‌‍ ‍​‍​‍​ ‍‍​‍​‍‌ ​ ‌‍​‌‌‍ ‍‌‍‍‌‌ ‌​‌ ‍‌​‍ ‍‌‍‍‌‌‍ ​‍​‍​‍ ​​‍​‍‌‍‍​‌ ​‍‌‍‌‌‌‍‌‍​‍​‍​ ‍‍​‍​‍‌‍‍​‌ ‌​‌ ‌​‌ ​​‌ ​ ​ ‍‍​‍ ​‍ ‌‍​ ‌‍‍​‌‍‌‌‌‍ ​‌ ​ ‌‍‌‌‌‍​‌‌ ​​‌‍‍‌‌‍‌‌‌ ​‍‌ ​ ​‍ ‍‌ ​ ‌‍​‌‌‍ ‍‌‍‍‌‌ ‌​‌ ‍‌​‍ ‍‌ ​ ‌ ‌​‌ ‌‌‌‍‌​‌‍‍‌‌‍ ​‍ ‌‍‍‌‌‍ ‍‌ ‌​‌‍‌‌‌‍ ‍‌ ‌​​‍ ‌‍‌‌‌‍‌​‌‍‍‌‌ ‌​​‍ ‌‍ ‌‌‍ ‌‍‌​‌‍‌‌​ ‌‌ ​​‌ ​‍‌‍‌‌‌ ​ ‌‍‌‌‌‍ ‍‌ ‌​‌‍​‌‌ ‌​‌‍‍‌‌‍ ‌‍ ‍​ ‍ ‌‍‍‌‌‍‌​​ ‌‌‍‌‍‌‍ ‌‍ ‌ ‌​‌‍‌‌‌ ​‍​ ‍ ‌ ‌​‌ ‍‌‌ ​​‌‍‌‌​ ‌‌‍‌‍‌‍ ‌‍ ‌ ‌​‌‍‌‌‌ ​‍​ ‍ ‌ ​​‌‍​‌‌ ‌​‌‍‍​​ ‌‌‍​ ‌‍ ‌‍ ​‌ ‌‌‌‍ ‌‌‍ ‍‌ ​ ​‍‌‌​ ‌‌‌​​‍‌‌ ‌‍‍ ‌‍‌‌‌ ‍‌​‍‌‌​ ​ ‌​‌​​‍‌‌​ ​ ‌​‌​​‍‌‌​ ​‍​ ​‍‌‍​ ​ ​ ​ ‌​​ ​​‌‍​ ​ ‌‍‌‍‌​​ ‌​‌‍‌‍‌‍‌‌‌‍‌‌‌‍‌​​‍‌‌​ ​‍​ ​‍​‍‌‌​ ‌‌‌​‌​​‍ ‍‌‍ ​‌‍‍‌‌‍ ‍‌‍‍ ‌ ​ ​‍‌‌​ ‌‌‌​​‍‌‌ ‌‍‍ ‌‍‌‌‌ ‍‌​‍‌‌​ ​ ‌​‌​​‍‌‌​ ​ ‌​‌​​‍‌‌​ ​‍​ ​‍​ ‌​​ ‍‌​ ​ ​ ‍​‌‍‌‌​ ​​​ ‍​​ ‌‍‌‍​‌​ ​ ‌‍​‍‌‍​ ​‍‌‌​ ​‍​ ​‍​‍‌‌​ ‌‌‌​‌​​‍ ‍‌‍ ‍‌‍​‌‌‍ ‌‌‍‌‌​ ‌‍​‍‌‍​‌‌ ​ ‌‍‌‌‌‌‌‌‌ ​‍‌‍ ​​ ‌‌‍‍​‌ ‌​‌ ‌​‌ ​​‌ ​ ​‍‌‌​ ​ ‌​​‌​‍‌‌​ ​‍‌​‌‍​‍‌‌​ ​‍‌​‌‍‌‍​ ‌‍‍​‌‍‌‌‌‍ ​‌ ​ ‌‍‌‌‌‍​‌‌ ​​‌‍‍‌‌‍‌‌‌ ​‍‌ ​ ​‍ ‍‌ ​ ‌‍​‌‌‍ ‍‌‍‍‌‌ ‌​‌ ‍‌​‍ ‍‌ ​ ‌ ‌​‌ ‌‌‌‍‌​‌‍‍‌‌‍ ​‍‌‍‌‍‍‌‌‍‌​​ ‌‌‍‌‍‌‍ ‌‍ ‌ ‌​‌‍‌‌‌ ​‍​‍‌‍‌ ‌​‌ ‍‌‌ ​​‌‍‌‌​ ‌‌‍‌‍‌‍ ‌‍ ‌ ‌​‌‍‌‌‌ ​‍​‍‌‍‌ ​​‌‍​‌‌ ‌​‌‍‍​​ ‌‌‍​ ‌‍ ‌‍ ​‌ ‌‌‌‍ ‌‌‍ ‍‌ ​ ​‍‌‌​ ‌‌‌​​‍‌‌ ‌‍‍ ‌‍‌‌‌ ‍‌​‍‌‌​ ​ ‌​‌​​‍‌‌​ ​ ‌​‌​​‍‌‌​ ​‍​ ​‍‌‍​ ​ ​ ​ ‌​​ ​​‌‍​ ​ ‌‍‌‍‌​​ ‌​‌‍‌‍‌‍‌‌‌‍‌‌‌‍‌​​‍‌‌​ ​‍​ ​‍​‍‌‌​ ‌‌‌​‌​​‍ ‍‌‍ ​‌‍‍‌‌‍ ‍‌‍‍ ‌ ​ ​‍‌‌​ ‌‌‌​​‍‌‌ ‌‍‍ ‌‍‌‌‌ ‍‌​‍‌‌​ ​ ‌​‌​​‍‌‌​ ​ ‌​‌​​‍‌‌​ ​‍​ ​‍​ ‌​​ ‍‌​ ​ ​ ‍​‌‍‌‌​ ​​​ ‍​​ ‌‍‌‍​‌​ ​ ‌‍​‍‌‍​ ​‍‌‌​ ​‍​ ​‍​‍‌‌​ ‌‌‌​‌​​‍ ‍‌‍ ‍‌‍​‌‌‍ ‌‌‍‌‌​‍‌‍‌ ​​‌‍‌‌‌ ​‍‌ ​ ‌ ​​‌‍‌‌‌‍​ ‌ ‌​‌‍‍‌‌ ‌‍‌‍‌‌​ ‌‌ ​​‌ ‌‌‌‍​‍‌‍ ​‌‍‍‌‌ ​ ‌‍‍​‌‍‌‌‌‍‌​​‍​‍‌ ‌
Chelsea Piers Foundation​​​​‌ ‍ ​‍​‍‌‍ ‌ ​‍‌‍‍‌‌‍‌ ‌‍‍‌‌‍ ‍​‍​‍​ ‍‍​‍​‍‌ ​ ‌‍​‌‌‍ ‍‌‍‍‌‌ ‌​‌ ‍‌​‍ ‍‌‍‍‌‌‍ ​‍​‍​‍ ​​‍​‍‌‍‍​‌ ​‍‌‍‌‌‌‍‌‍​‍​‍​ ‍‍​‍​‍‌‍‍​‌ ‌​‌ ‌​‌ ​​‌ ​ ​ ‍‍​‍ ​‍ ‌‍​ ‌‍‍​‌‍‌‌‌‍ ​‌ ​ ‌‍‌‌‌‍​‌‌ ​​‌‍‍‌‌‍‌‌‌ ​‍‌ ​ ​‍ ‍‌ ​ ‌‍​‌‌‍ ‍‌‍‍‌‌ ‌​‌ ‍‌​‍ ‍‌ ​ ‌ ‌​‌ ‌‌‌‍‌​‌‍‍‌‌‍ ​‍ ‌‍‍‌‌‍ ‍‌ ‌​‌‍‌‌‌‍ ‍‌ ‌​​‍ ‌‍‌‌‌‍‌​‌‍‍‌‌ ‌​​‍ ‌‍ ‌‌‍ ‌‍‌​‌‍‌‌​ ‌‌ ​​‌ ​‍‌‍‌‌‌ ​ ‌‍‌‌‌‍ ‍‌ ‌​‌‍​‌‌ ‌​‌‍‍‌‌‍ ‌‍ ‍​ ‍ ‌‍‍‌‌‍‌​​ ‌‌‍‌‍‌‍ ‌‍ ‌ ‌​‌‍‌‌‌ ​‍​ ‍ ‌ ‌​‌ ‍‌‌ ​​‌‍‌‌​ ‌‌‍‌‍‌‍ ‌‍ ‌ ‌​‌‍‌‌‌ ​‍​ ‍ ‌ ​​‌‍​‌‌ ‌​‌‍‍​​ ‌‌‍​ ‌‍ ‌‍ ​‌ ‌‌‌‍ ‌‌‍ ‍‌ ​ ​‍‌‌​ ‌‌‌​​‍‌‌ ‌‍‍ ‌‍‌‌‌ ‍‌​‍‌‌​ ​ ‌​‌​​‍‌‌​ ​ ‌​‌​​‍‌‌​ ​‍​ ​‍‌‍​ ​ ​ ​ ‌​​ ​​‌‍​ ​ ‌‍‌‍‌​​ ‌​‌‍‌‍‌‍‌‌‌‍‌‌‌‍‌​​‍‌‌​ ​‍​ ​‍​‍‌‌​ ‌‌‌​‌​​‍ ‍‌‍ ​‌‍‍‌‌‍ ‍‌‍‍ ‌ ​ ​‍‌‌​ ‌‌‌​​‍‌‌ ‌‍‍ ‌‍‌‌‌ ‍‌​‍‌‌​ ​ ‌​‌​​‍‌‌​ ​ ‌​‌​​‍‌‌​ ​‍​ ​‍​ ‌ ​ ‌ ​ ‌​​ ‌ ‌‍‌‍​ ‌ ‌‍‌​​ ‍‌​ ​ ​ ‌ ​ ‌ ‌‍‌‌​‍‌‌​ ​‍​ ​‍​‍‌‌​ ‌‌‌​‌​​‍ ‍‌‍ ‍‌‍​‌‌‍ ‌‌‍‌‌​ ‌‍​‍‌‍​‌‌ ​ ‌‍‌‌‌‌‌‌‌ ​‍‌‍ ​​ ‌‌‍‍​‌ ‌​‌ ‌​‌ ​​‌ ​ ​‍‌‌​ ​ ‌​​‌​‍‌‌​ ​‍‌​‌‍​‍‌‌​ ​‍‌​‌‍‌‍​ ‌‍‍​‌‍‌‌‌‍ ​‌ ​ ‌‍‌‌‌‍​‌‌ ​​‌‍‍‌‌‍‌‌‌ ​‍‌ ​ ​‍ ‍‌ ​ ‌‍​‌‌‍ ‍‌‍‍‌‌ ‌​‌ ‍‌​‍ ‍‌ ​ ‌ ‌​‌ ‌‌‌‍‌​‌‍‍‌‌‍ ​‍‌‍‌‍‍‌‌‍‌​​ ‌‌‍‌‍‌‍ ‌‍ ‌ ‌​‌‍‌‌‌ ​‍​‍‌‍‌ ‌​‌ ‍‌‌ ​​‌‍‌‌​ ‌‌‍‌‍‌‍ ‌‍ ‌ ‌​‌‍‌‌‌ ​‍​‍‌‍‌ ​​‌‍​‌‌ ‌​‌‍‍​​ ‌‌‍​ ‌‍ ‌‍ ​‌ ‌‌‌‍ ‌‌‍ ‍‌ ​ ​‍‌‌​ ‌‌‌​​‍‌‌ ‌‍‍ ‌‍‌‌‌ ‍‌​‍‌‌​ ​ ‌​‌​​‍‌‌​ ​ ‌​‌​​‍‌‌​ ​‍​ ​‍‌‍​ ​ ​ ​ ‌​​ ​​‌‍​ ​ ‌‍‌‍‌​​ ‌​‌‍‌‍‌‍‌‌‌‍‌‌‌‍‌​​‍‌‌​ ​‍​ ​‍​‍‌‌​ ‌‌‌​‌​​‍ ‍‌‍ ​‌‍‍‌‌‍ ‍‌‍‍ ‌ ​ ​‍‌‌​ ‌‌‌​​‍‌‌ ‌‍‍ ‌‍‌‌‌ ‍‌​‍‌‌​ ​ ‌​‌​​‍‌‌​ ​ ‌​‌​​‍‌‌​ ​‍​ ​‍​ ‌ ​ ‌ ​ ‌​​ ‌ ‌‍‌‍​ ‌ ‌‍‌​​ ‍‌​ ​ ​ ‌ ​ ‌ ‌‍‌‌​‍‌‌​ ​‍​ ​‍​‍‌‌​ ‌‌‌​‌​​‍ ‍‌‍ ‍‌‍​‌‌‍ ‌‌‍‌‌​‍‌‍‌ ​​‌‍‌‌‌ ​‍‌ ​ ‌ ​​‌‍‌‌‌‍​ ‌ ‌​‌‍‍‌‌ ‌‍‌‍‌‌​ ‌‌ ​​‌ ‌‌‌‍​‍‌‍ ​‌‍‍‌‌ ​ ‌‍‍​‌‍‌‌‌‍‌​​‍​‍‌ ‌
Gift Cards​​​​‌ ‍ ​‍​‍‌‍ ‌ ​‍‌‍‍‌‌‍‌ ‌‍‍‌‌‍ ‍​‍​‍​ ‍‍​‍​‍‌ ​ ‌‍​‌‌‍ ‍‌‍‍‌‌ ‌​‌ ‍‌​‍ ‍‌‍‍‌‌‍ ​‍​‍​‍ ​​‍​‍‌‍‍​‌ ​‍‌‍‌‌‌‍‌‍​‍​‍​ ‍‍​‍​‍‌‍‍​‌ ‌​‌ ‌​‌ ​​‌ ​ ​ ‍‍​‍ ​‍ ‌‍​ ‌‍‍​‌‍‌‌‌‍ ​‌ ​ ‌‍‌‌‌‍​‌‌ ​​‌‍‍‌‌‍‌‌‌ ​‍‌ ​ ​‍ ‍‌ ​ ‌‍​‌‌‍ ‍‌‍‍‌‌ ‌​‌ ‍‌​‍ ‍‌ ​ ‌ ‌​‌ ‌‌‌‍‌​‌‍‍‌‌‍ ​‍ ‌‍‍‌‌‍ ‍‌ ‌​‌‍‌‌‌‍ ‍‌ ‌​​‍ ‌‍‌‌‌‍‌​‌‍‍‌‌ ‌​​‍ ‌‍ ‌‌‍ ‌‍‌​‌‍‌‌​ ‌‌ ​​‌ ​‍‌‍‌‌‌ ​ ‌‍‌‌‌‍ ‍‌ ‌​‌‍​‌‌ ‌​‌‍‍‌‌‍ ‌‍ ‍​ ‍ ‌‍‍‌‌‍‌​​ ‌‌‍‌‍‌‍ ‌‍ ‌ ‌​‌‍‌‌‌ ​‍​ ‍ ‌ ‌​‌ ‍‌‌ ​​‌‍‌‌​ ‌‌‍‌‍‌‍ ‌‍ ‌ ‌​‌‍‌‌‌ ​‍​ ‍ ‌ ​​‌‍​‌‌ ‌​‌‍‍​​ ‌‌‍​ ‌‍ ‌‍ ​‌ ‌‌‌‍ ‌‌‍ ‍‌ ​ ​‍‌‌​ ‌‌‌​​‍‌‌ ‌‍‍ ‌‍‌‌‌ ‍‌​‍‌‌​ ​ ‌​‌​​‍‌‌​ ​ ‌​‌​​‍‌‌​ ​‍​ ​‍‌‍​ ​ ​ ​ ‌​​ ​​‌‍​ ​ ‌‍‌‍‌​​ ‌​‌‍‌‍‌‍‌‌‌‍‌‌‌‍‌​​‍‌‌​ ​‍​ ​‍​‍‌‌​ ‌‌‌​‌​​‍ ‍‌‍ ​‌‍‍‌‌‍ ‍‌‍‍ ‌ ​ ​‍‌‌​ ‌‌‌​​‍‌‌ ‌‍‍ ‌‍‌‌‌ ‍‌​‍‌‌​ ​ ‌​‌​​‍‌‌​ ​ ‌​‌​​‍‌‌​ ​‍​ ​‍‌‍‌​​ ‍​‌‍​ ‌‍​‌​ ‌​​ ‍‌​ ​‌‌‍‌‍​ ‍​​ ​ ​ ​ ​ ​​​‍‌‌​ ​‍​ ​‍​‍‌‌​ ‌‌‌​‌​​‍ ‍‌‍ ‍‌‍​‌‌‍ ‌‌‍‌‌​ ‌‍​‍‌‍​‌‌ ​ ‌‍‌‌‌‌‌‌‌ ​‍‌‍ ​​ ‌‌‍‍​‌ ‌​‌ ‌​‌ ​​‌ ​ ​‍‌‌​ ​ ‌​​‌​‍‌‌​ ​‍‌​‌‍​‍‌‌​ ​‍‌​‌‍‌‍​ ‌‍‍​‌‍‌‌‌‍ ​‌ ​ ‌‍‌‌‌‍​‌‌ ​​‌‍‍‌‌‍‌‌‌ ​‍‌ ​ ​‍ ‍‌ ​ ‌‍​‌‌‍ ‍‌‍‍‌‌ ‌​‌ ‍‌​‍ ‍‌ ​ ‌ ‌​‌ ‌‌‌‍‌​‌‍‍‌‌‍ ​‍‌‍‌‍‍‌‌‍‌​​ ‌‌‍‌‍‌‍ ‌‍ ‌ ‌​‌‍‌‌‌ ​‍​‍‌‍‌ ‌​‌ ‍‌‌ ​​‌‍‌‌​ ‌‌‍‌‍‌‍ ‌‍ ‌ ‌​‌‍‌‌‌ ​‍​‍‌‍‌ ​​‌‍​‌‌ ‌​‌‍‍​​ ‌‌‍​ ‌‍ ‌‍ ​‌ ‌‌‌‍ ‌‌‍ ‍‌ ​ ​‍‌‌​ ‌‌‌​​‍‌‌ ‌‍‍ ‌‍‌‌‌ ‍‌​‍‌‌​ ​ ‌​‌​​‍‌‌​ ​ ‌​‌​​‍‌‌​ ​‍​ ​‍‌‍​ ​ ​ ​ ‌​​ ​​‌‍​ ​ ‌‍‌‍‌​​ ‌​‌‍‌‍‌‍‌‌‌‍‌‌‌‍‌​​‍‌‌​ ​‍​ ​‍​‍‌‌​ ‌‌‌​‌​​‍ ‍‌‍ ​‌‍‍‌‌‍ ‍‌‍‍ ‌ ​ ​‍‌‌​ ‌‌‌​​‍‌‌ ‌‍‍ ‌‍‌‌‌ ‍‌​‍‌‌​ ​ ‌​‌​​‍‌‌​ ​ ‌​‌​​‍‌‌​ ​‍​ ​‍‌‍‌​​ ‍​‌‍​ ‌‍​‌​ ‌​​ ‍‌​ ​‌‌‍‌‍​ ‍​​ ​ ​ ​ ​ ​​​‍‌‌​ ​‍​ ​‍​‍‌‌​ ‌‌‌​‌​​‍ ‍‌‍ ‍‌‍​‌‌‍ ‌‌‍‌‌​‍‌‍‌ ​​‌‍‌‌‌ ​‍‌ ​ ‌ ​​‌‍‌‌‌‍​ ‌ ‌​‌‍‍‌‌ ‌‍‌‍‌‌​ ‌‌ ​​‌ ‌‌‌‍​‍‌‍ ​‌‍‍‌‌ ​ ‌‍‍​‌‍‌‌‌‍‌​​‍​‍‌ ‌
More​​​​‌ ‍ ​‍​‍‌‍ ‌ ​‍‌‍‍‌‌‍‌ ‌‍‍‌‌‍ ‍​‍​‍​ ‍‍​‍​‍‌ ​ ‌‍​‌‌‍ ‍‌‍‍‌‌ ‌​‌ ‍‌​‍ ‍‌‍‍‌‌‍ ​‍​‍​‍ ​​‍​‍‌‍‍​‌ ​‍‌‍‌‌‌‍‌‍​‍​‍​ ‍‍​‍​‍‌‍‍​‌ ‌​‌ ‌​‌ ​​‌ ​ ​ ‍‍​‍ ​‍ ‌‍​ ‌‍‍​‌‍‌‌‌‍ ​‌ ​ ‌‍‌‌‌‍​‌‌ ​​‌‍‍‌‌‍‌‌‌ ​‍‌ ​ ​‍ ‍‌ ​ ‌‍​‌‌‍ ‍‌‍‍‌‌ ‌​‌ ‍‌​‍ ‍‌ ​ ‌ ‌​‌ ‌‌‌‍‌​‌‍‍‌‌‍ ​‍ ‌‍‍‌‌‍ ‍‌ ‌​‌‍‌‌‌‍ ‍‌ ‌​​‍ ‌‍‌‌‌‍‌​‌‍‍‌‌ ‌​​‍ ‌‍ ‌‌‍ ‌‍‌​‌‍‌‌​ ‌‌ ​​‌ ​‍‌‍‌‌‌ ​ ‌‍‌‌‌‍ ‍‌ ‌​‌‍​‌‌ ‌​‌‍‍‌‌‍ ‌‍ ‍​ ‍ ‌‍‍‌‌‍‌​​ ‌‌‍‌‍‌‍ ‌‍ ‌ ‌​‌‍‌‌‌ ​‍​ ‍ ‌ ‌​‌ ‍‌‌ ​​‌‍‌‌​ ‌‌‍‌‍‌‍ ‌‍ ‌ ‌​‌‍‌‌‌ ​‍​ ‍ ‌ ​​‌‍​‌‌ ‌​‌‍‍​​ ‌‌‍​ ‌‍ ‌‍ ​‌ ‌‌‌‍ ‌‌‍ ‍‌ ​ ​‍‌‌​ ‌‌‌​​‍‌‌ ‌‍‍ ‌‍‌‌‌ ‍‌​‍‌‌​ ​ ‌​‌​​‍‌‌​ ​ ‌​‌​​‍‌‌​ ​‍​ ​‍​ ‌‌​ ​ ​ ‌‌​ ‍‌‌‍​ ​ ​‍‌‍‌​​ ‍​‌‍​‌​ ‍​​ ​ ​ ​ ​‍‌‌​ ​‍​ ​‍​‍‌‌​ ‌‌‌​‌​​‍ ‍‌ ‌​‌‍‍‌‌ ‌​‌‍ ​‌‍‌‌​ ‌‍​‍‌‍​‌‌ ​ ‌‍‌‌‌‌‌‌‌ ​‍‌‍ ​​ ‌‌‍‍​‌ ‌​‌ ‌​‌ ​​‌ ​ ​‍‌‌​ ​ ‌​​‌​‍‌‌​ ​‍‌​‌‍​‍‌‌​ ​‍‌​‌‍‌‍​ ‌‍‍​‌‍‌‌‌‍ ​‌ ​ ‌‍‌‌‌‍​‌‌ ​​‌‍‍‌‌‍‌‌‌ ​‍‌ ​ ​‍ ‍‌ ​ ‌‍​‌‌‍ ‍‌‍‍‌‌ ‌​‌ ‍‌​‍ ‍‌ ​ ‌ ‌​‌ ‌‌‌‍‌​‌‍‍‌‌‍ ​‍‌‍‌‍‍‌‌‍‌​​ ‌‌‍‌‍‌‍ ‌‍ ‌ ‌​‌‍‌‌‌ ​‍​‍‌‍‌ ‌​‌ ‍‌‌ ​​‌‍‌‌​ ‌‌‍‌‍‌‍ ‌‍ ‌ ‌​‌‍‌‌‌ ​‍​‍‌‍‌ ​​‌‍​‌‌ ‌​‌‍‍​​ ‌‌‍​ ‌‍ ‌‍ ​‌ ‌‌‌‍ ‌‌‍ ‍‌ ​ ​‍‌‌​ ‌‌‌​​‍‌‌ ‌‍‍ ‌‍‌‌‌ ‍‌​‍‌‌​ ​ ‌​‌​​‍‌‌​ ​ ‌​‌​​‍‌‌​ ​‍​ ​‍​ ‌‌​ ​ ​ ‌‌​ ‍‌‌‍​ ​ ​‍‌‍‌​​ ‍​‌‍​‌​ ‍​​ ​ ​ ​ ​‍‌‌​ ​‍​ ​‍​‍‌‌​ ‌‌‌​‌​​‍ ‍‌ ‌​‌‍‍‌‌ ‌​‌‍ ​‌‍‌‌​‍‌‍‌ ​​‌‍‌‌‌ ​‍‌ ​ ‌ ​​‌‍‌‌‌‍​ ‌ ‌​‌‍‍‌‌ ‌‍‌‍‌‌​ ‌‌ ​​‌ ‌‌‌‍​‍‌‍ ​‌‍‍‌‌ ​ ‌‍‍​‌‍‌‌‌‍‌​​‍​‍‌ ‌
Summer Camps​​​​‌ ‍ ​‍​‍‌‍ ‌ ​‍‌‍‍‌‌‍‌ ‌‍‍‌‌‍ ‍​‍​‍​ ‍‍​‍​‍‌ ​ ‌‍​‌‌‍ ‍‌‍‍‌‌ ‌​‌ ‍‌​‍ ‍‌‍‍‌‌‍ ​‍​‍​‍ ​​‍​‍‌‍‍​‌ ​‍‌‍‌‌‌‍‌‍​‍​‍​ ‍‍​‍​‍‌‍‍​‌ ‌​‌ ‌​‌ ​​‌ ​ ​ ‍‍​‍ ​‍ ‌‍​ ‌‍‍​‌‍‌‌‌‍ ​‌ ​ ‌‍‌‌‌‍​‌‌ ​​‌‍‍‌‌‍‌‌‌ ​‍‌ ​ ​‍ ‍‌ ​ ‌‍​‌‌‍ ‍‌‍‍‌‌ ‌​‌ ‍‌​‍ ‍‌ ​ ‌ ‌​‌ ‌‌‌‍‌​‌‍‍‌‌‍ ​‍ ‌‍‍‌‌‍ ‍‌ ‌​‌‍‌‌‌‍ ‍‌ ‌​​‍ ‌‍‌‌‌‍‌​‌‍‍‌‌ ‌​​‍ ‌‍ ‌‌‍ ‌‍‌​‌‍‌‌​ ‌‌ ​​‌ ​‍‌‍‌‌‌ ​ ‌‍‌‌‌‍ ‍‌ ‌​‌‍​‌‌ ‌​‌‍‍‌‌‍ ‌‍ ‍​ ‍ ‌‍‍‌‌‍‌​​ ‌‌‍‌‍‌‍ ‌‍ ‌ ‌​‌‍‌‌‌ ​‍​ ‍ ‌ ‌​‌ ‍‌‌ ​​‌‍‌‌​ ‌‌‍‌‍‌‍ ‌‍ ‌ ‌​‌‍‌‌‌ ​‍​ ‍ ‌ ​​‌‍​‌‌ ‌​‌‍‍​​ ‌‌‍​ ‌‍ ‌‍ ​‌ ‌‌‌‍ ‌‌‍ ‍‌ ​ ​‍‌‌​ ‌‌‌​​‍‌‌ ‌‍‍ ‌‍‌‌‌ ‍‌​‍‌‌​ ​ ‌​‌​​‍‌‌​ ​ ‌​‌​​‍‌‌​ ​‍​ ​‍​ ‌‌​ ​ ​ ‌‌​ ‍‌‌‍​ ​ ​‍‌‍‌​​ ‍​‌‍​‌​ ‍​​ ​ ​ ​ ​‍‌‌​ ​‍​ ​‍​‍‌‌​ ‌‌‌​‌​​‍ ‍‌‍ ​‌‍‍‌‌‍ ‍‌‍‍ ‌ ​ ​‍‌‌​ ‌‌‌​​‍‌‌ ‌‍‍ ‌‍‌‌‌ ‍‌​‍‌‌​ ​ ‌​‌​​‍‌‌​ ​ ‌​‌​​‍‌‌​ ​‍​ ​‍‌‍​ ​ ‌​‌‍​ ‌‍​‌‌‍​ ​ ​​‌‍​‌​ ‌​​ ‌ ​ ‍‌​ ‌‍‌‍‌​​‍‌‌​ ​‍​ ​‍​‍‌‌​ ‌‌‌​‌​​‍ ‍‌‍ ‍‌‍​‌‌‍ ‌‌‍‌‌​ ‌‍​‍‌‍​‌‌ ​ ‌‍‌‌‌‌‌‌‌ ​‍‌‍ ​​ ‌‌‍‍​‌ ‌​‌ ‌​‌ ​​‌ ​ ​‍‌‌​ ​ ‌​​‌​‍‌‌​ ​‍‌​‌‍​‍‌‌​ ​‍‌​‌‍‌‍​ ‌‍‍​‌‍‌‌‌‍ ​‌ ​ ‌‍‌‌‌‍​‌‌ ​​‌‍‍‌‌‍‌‌‌ ​‍‌ ​ ​‍ ‍‌ ​ ‌‍​‌‌‍ ‍‌‍‍‌‌ ‌​‌ ‍‌​‍ ‍‌ ​ ‌ ‌​‌ ‌‌‌‍‌​‌‍‍‌‌‍ ​‍‌‍‌‍‍‌‌‍‌​​ ‌‌‍‌‍‌‍ ‌‍ ‌ ‌​‌‍‌‌‌ ​‍​‍‌‍‌ ‌​‌ ‍‌‌ ​​‌‍‌‌​ ‌‌‍‌‍‌‍ ‌‍ ‌ ‌​‌‍‌‌‌ ​‍​‍‌‍‌ ​​‌‍​‌‌ ‌​‌‍‍​​ ‌‌‍​ ‌‍ ‌‍ ​‌ ‌‌‌‍ ‌‌‍ ‍‌ ​ ​‍‌‌​ ‌‌‌​​‍‌‌ ‌‍‍ ‌‍‌‌‌ ‍‌​‍‌‌​ ​ ‌​‌​​‍‌‌​ ​ ‌​‌​​‍‌‌​ ​‍​ ​‍​ ‌‌​ ​ ​ ‌‌​ ‍‌‌‍​ ​ ​‍‌‍‌​​ ‍​‌‍​‌​ ‍​​ ​ ​ ​ ​‍‌‌​ ​‍​ ​‍​‍‌‌​ ‌‌‌​‌​​‍ ‍‌‍ ​‌‍‍‌‌‍ ‍‌‍‍ ‌ ​ ​‍‌‌​ ‌‌‌​​‍‌‌ ‌‍‍ ‌‍‌‌‌ ‍‌​‍‌‌​ ​ ‌​‌​​‍‌‌​ ​ ‌​‌​​‍‌‌​ ​‍​ ​‍‌‍​ ​ ‌​‌‍​ ‌‍​‌‌‍​ ​ ​​‌‍​‌​ ‌​​ ‌ ​ ‍‌​ ‌‍‌‍‌​​‍‌‌​ ​‍​ ​‍​‍‌‌​ ‌‌‌​‌​​‍ ‍‌‍ ‍‌‍​‌‌‍ ‌‌‍‌‌​‍‌‍‌ ​​‌‍‌‌‌ ​‍‌ ​ ‌ ​​‌‍‌‌‌‍​ ‌ ‌​‌‍‍‌‌ ‌‍‌‍‌‌​ ‌‌ ​​‌ ‌‌‌‍​‍‌‍ ​‌‍‍‌‌ ​ ‌‍‍​‌‍‌‌‌‍‌​​‍​‍‌ ‌
Daycare + Preschool​​​​‌ ‍ ​‍​‍‌‍ ‌ ​‍‌‍‍‌‌‍‌ ‌‍‍‌‌‍ ‍​‍​‍​ ‍‍​‍​‍‌ ​ ‌‍​‌‌‍ ‍‌‍‍‌‌ ‌​‌ ‍‌​‍ ‍‌‍‍‌‌‍ ​‍​‍​‍ ​​‍​‍‌‍‍​‌ ​‍‌‍‌‌‌‍‌‍​‍​‍​ ‍‍​‍​‍‌‍‍​‌ ‌​‌ ‌​‌ ​​‌ ​ ​ ‍‍​‍ ​‍ ‌‍​ ‌‍‍​‌‍‌‌‌‍ ​‌ ​ ‌‍‌‌‌‍​‌‌ ​​‌‍‍‌‌‍‌‌‌ ​‍‌ ​ ​‍ ‍‌ ​ ‌‍​‌‌‍ ‍‌‍‍‌‌ ‌​‌ ‍‌​‍ ‍‌ ​ ‌ ‌​‌ ‌‌‌‍‌​‌‍‍‌‌‍ ​‍ ‌‍‍‌‌‍ ‍‌ ‌​‌‍‌‌‌‍ ‍‌ ‌​​‍ ‌‍‌‌‌‍‌​‌‍‍‌‌ ‌​​‍ ‌‍ ‌‌‍ ‌‍‌​‌‍‌‌​ ‌‌ ​​‌ ​‍‌‍‌‌‌ ​ ‌‍‌‌‌‍ ‍‌ ‌​‌‍​‌‌ ‌​‌‍‍‌‌‍ ‌‍ ‍​ ‍ ‌‍‍‌‌‍‌​​ ‌‌‍‌‍‌‍ ‌‍ ‌ ‌​‌‍‌‌‌ ​‍​ ‍ ‌ ‌​‌ ‍‌‌ ​​‌‍‌‌​ ‌‌‍‌‍‌‍ ‌‍ ‌ ‌​‌‍‌‌‌ ​‍​ ‍ ‌ ​​‌‍​‌‌ ‌​‌‍‍​​ ‌‌‍​ ‌‍ ‌‍ ​‌ ‌‌‌‍ ‌‌‍ ‍‌ ​ ​‍‌‌​ ‌‌‌​​‍‌‌ ‌‍‍ ‌‍‌‌‌ ‍‌​‍‌‌​ ​ ‌​‌​​‍‌‌​ ​ ‌​‌​​‍‌‌​ ​‍​ ​‍​ ‌‌​ ​ ​ ‌‌​ ‍‌‌‍​ ​ ​‍‌‍‌​​ ‍​‌‍​‌​ ‍​​ ​ ​ ​ ​‍‌‌​ ​‍​ ​‍​‍‌‌​ ‌‌‌​‌​​‍ ‍‌‍ ​‌‍‍‌‌‍ ‍‌‍‍ ‌ ​ ​‍‌‌​ ‌‌‌​​‍‌‌ ‌‍‍ ‌‍‌‌‌ ‍‌​‍‌‌​ ​ ‌​‌​​‍‌‌​ ​ ‌​‌​​‍‌‌​ ​‍​ ​‍​ ​ ​ ​‌​ ‍​​ ​ ​ ​ ​ ​‍​ ​ ‌‍​‌​ ‌‍​ ‌‍​ ‌‍‌‍​‌​‍‌‌​ ​‍​ ​‍​‍‌‌​ ‌‌‌​‌​​‍ ‍‌‍ ‍‌‍​‌‌‍ ‌‌‍‌‌​ ‌‍​‍‌‍​‌‌ ​ ‌‍‌‌‌‌‌‌‌ ​‍‌‍ ​​ ‌‌‍‍​‌ ‌​‌ ‌​‌ ​​‌ ​ ​‍‌‌​ ​ ‌​​‌​‍‌‌​ ​‍‌​‌‍​‍‌‌​ ​‍‌​‌‍‌‍​ ‌‍‍​‌‍‌‌‌‍ ​‌ ​ ‌‍‌‌‌‍​‌‌ ​​‌‍‍‌‌‍‌‌‌ ​‍‌ ​ ​‍ ‍‌ ​ ‌‍​‌‌‍ ‍‌‍‍‌‌ ‌​‌ ‍‌​‍ ‍‌ ​ ‌ ‌​‌ ‌‌‌‍‌​‌‍‍‌‌‍ ​‍‌‍‌‍‍‌‌‍‌​​ ‌‌‍‌‍‌‍ ‌‍ ‌ ‌​‌‍‌‌‌ ​‍​‍‌‍‌ ‌​‌ ‍‌‌ ​​‌‍‌‌​ ‌‌‍‌‍‌‍ ‌‍ ‌ ‌​‌‍‌‌‌ ​‍​‍‌‍‌ ​​‌‍​‌‌ ‌​‌‍‍​​ ‌‌‍​ ‌‍ ‌‍ ​‌ ‌‌‌‍ ‌‌‍ ‍‌ ​ ​‍‌‌​ ‌‌‌​​‍‌‌ ‌‍‍ ‌‍‌‌‌ ‍‌​‍‌‌​ ​ ‌​‌​​‍‌‌​ ​ ‌​‌​​‍‌‌​ ​‍​ ​‍​ ‌‌​ ​ ​ ‌‌​ ‍‌‌‍​ ​ ​‍‌‍‌​​ ‍​‌‍​‌​ ‍​​ ​ ​ ​ ​‍‌‌​ ​‍​ ​‍​‍‌‌​ ‌‌‌​‌​​‍ ‍‌‍ ​‌‍‍‌‌‍ ‍‌‍‍ ‌ ​ ​‍‌‌​ ‌‌‌​​‍‌‌ ‌‍‍ ‌‍‌‌‌ ‍‌​‍‌‌​ ​ ‌​‌​​‍‌‌​ ​ ‌​‌​​‍‌‌​ ​‍​ ​‍​ ​ ​ ​‌​ ‍​​ ​ ​ ​ ​ ​‍​ ​ ‌‍​‌​ ‌‍​ ‌‍​ ‌‍‌‍​‌​‍‌‌​ ​‍​ ​‍​‍‌‌​ ‌‌‌​‌​​‍ ‍‌‍ ‍‌‍​‌‌‍ ‌‌‍‌‌​‍‌‍‌ ​​‌‍‌‌‌ ​‍‌ ​ ‌ ​​‌‍‌‌‌‍​ ‌ ‌​‌‍‍‌‌ ‌‍‌‍‌‌​ ‌‌ ​​‌ ‌‌‌‍​‍‌‍ ​‌‍‍‌‌ ​ ‌‍‍​‌‍‌‌‌‍‌​​‍​‍‌ ‌
Parking​​​​‌ ‍ ​‍​‍‌‍ ‌ ​‍‌‍‍‌‌‍‌ ‌‍‍‌‌‍ ‍​‍​‍​ ‍‍​‍​‍‌ ​ ‌‍​‌‌‍ ‍‌‍‍‌‌ ‌​‌ ‍‌​‍ ‍‌‍‍‌‌‍ ​‍​‍​‍ ​​‍​‍‌‍‍​‌ ​‍‌‍‌‌‌‍‌‍​‍​‍​ ‍‍​‍​‍‌‍‍​‌ ‌​‌ ‌​‌ ​​‌ ​ ​ ‍‍​‍ ​‍ ‌‍​ ‌‍‍​‌‍‌‌‌‍ ​‌ ​ ‌‍‌‌‌‍​‌‌ ​​‌‍‍‌‌‍‌‌‌ ​‍‌ ​ ​‍ ‍‌ ​ ‌‍​‌‌‍ ‍‌‍‍‌‌ ‌​‌ ‍‌​‍ ‍‌ ​ ‌ ‌​‌ ‌‌‌‍‌​‌‍‍‌‌‍ ​‍ ‌‍‍‌‌‍ ‍‌ ‌​‌‍‌‌‌‍ ‍‌ ‌​​‍ ‌‍‌‌‌‍‌​‌‍‍‌‌ ‌​​‍ ‌‍ ‌‌‍ ‌‍‌​‌‍‌‌​ ‌‌ ​​‌ ​‍‌‍‌‌‌ ​ ‌‍‌‌‌‍ ‍‌ ‌​‌‍​‌‌ ‌​‌‍‍‌‌‍ ‌‍ ‍​ ‍ ‌‍‍‌‌‍‌​​ ‌‌‍‌‍‌‍ ‌‍ ‌ ‌​‌‍‌‌‌ ​‍​ ‍ ‌ ‌​‌ ‍‌‌ ​​‌‍‌‌​ ‌‌‍‌‍‌‍ ‌‍ ‌ ‌​‌‍‌‌‌ ​‍​ ‍ ‌ ​​‌‍​‌‌ ‌​‌‍‍​​ ‌‌‍​ ‌‍ ‌‍ ​‌ ‌‌‌‍ ‌‌‍ ‍‌ ​ ​‍‌‌​ ‌‌‌​​‍‌‌ ‌‍‍ ‌‍‌‌‌ ‍‌​‍‌‌​ ​ ‌​‌​​‍‌‌​ ​ ‌​‌​​‍‌‌​ ​‍​ ​‍​ ‌‌​ ​ ​ ‌‌​ ‍‌‌‍​ ​ ​‍‌‍‌​​ ‍​‌‍​‌​ ‍​​ ​ ​ ​ ​‍‌‌​ ​‍​ ​‍​‍‌‌​ ‌‌‌​‌​​‍ ‍‌‍ ​‌‍‍‌‌‍ ‍‌‍‍ ‌ ​ ​‍‌‌​ ‌‌‌​​‍‌‌ ‌‍‍ ‌‍‌‌‌ ‍‌​‍‌‌​ ​ ‌​‌​​‍‌‌​ ​ ‌​‌​​‍‌‌​ ​‍​ ​‍‌‍​‍​ ​​‌‍‌‍​ ‌‍‌‍‌‍​ ​‌‌‍‌‌‌‍‌‍​ ‌ ​ ​‌‌‍‌‍‌‍‌​​‍‌‌​ ​‍​ ​‍​‍‌‌​ ‌‌‌​‌​​‍ ‍‌‍ ‍‌‍​‌‌‍ ‌‌‍‌‌​ ‌‍​‍‌‍​‌‌ ​ ‌‍‌‌‌‌‌‌‌ ​‍‌‍ ​​ ‌‌‍‍​‌ ‌​‌ ‌​‌ ​​‌ ​ ​‍‌‌​ ​ ‌​​‌​‍‌‌​ ​‍‌​‌‍​‍‌‌​ ​‍‌​‌‍‌‍​ ‌‍‍​‌‍‌‌‌‍ ​‌ ​ ‌‍‌‌‌‍​‌‌ ​​‌‍‍‌‌‍‌‌‌ ​‍‌ ​ ​‍ ‍‌ ​ ‌‍​‌‌‍ ‍‌‍‍‌‌ ‌​‌ ‍‌​‍ ‍‌ ​ ‌ ‌​‌ ‌‌‌‍‌​‌‍‍‌‌‍ ​‍‌‍‌‍‍‌‌‍‌​​ ‌‌‍‌‍‌‍ ‌‍ ‌ ‌​‌‍‌‌‌ ​‍​‍‌‍‌ ‌​‌ ‍‌‌ ​​‌‍‌‌​ ‌‌‍‌‍‌‍ ‌‍ ‌ ‌​‌‍‌‌‌ ​‍​‍‌‍‌ ​​‌‍​‌‌ ‌​‌‍‍​​ ‌‌‍​ ‌‍ ‌‍ ​‌ ‌‌‌‍ ‌‌‍ ‍‌ ​ ​‍‌‌​ ‌‌‌​​‍‌‌ ‌‍‍ ‌‍‌‌‌ ‍‌​‍‌‌​ ​ ‌​‌​​‍‌‌​ ​ ‌​‌​​‍‌‌​ ​‍​ ​‍​ ‌‌​ ​ ​ ‌‌​ ‍‌‌‍​ ​ ​‍‌‍‌​​ ‍​‌‍​‌​ ‍​​ ​ ​ ​ ​‍‌‌​ ​‍​ ​‍​‍‌‌​ ‌‌‌​‌​​‍ ‍‌‍ ​‌‍‍‌‌‍ ‍‌‍‍ ‌ ​ ​‍‌‌​ ‌‌‌​​‍‌‌ ‌‍‍ ‌‍‌‌‌ ‍‌​‍‌‌​ ​ ‌​‌​​‍‌‌​ ​ ‌​‌​​‍‌‌​ ​‍​ ​‍‌‍​‍​ ​​‌‍‌‍​ ‌‍‌‍‌‍​ ​‌‌‍‌‌‌‍‌‍​ ‌ ​ ​‌‌‍‌‍‌‍‌​​‍‌‌​ ​‍​ ​‍​‍‌‌​ ‌‌‌​‌​​‍ ‍‌‍ ‍‌‍​‌‌‍ ‌‌‍‌‌​‍‌‍‌ ​​‌‍‌‌‌ ​‍‌ ​ ‌ ​​‌‍‌‌‌‍​ ‌ ‌​‌‍‍‌‌ ‌‍‌‍‌‌​ ‌‌ ​​‌ ‌‌‌‍​‍‌‍ ​‌‍‍‌‌ ​ ‌‍‍​‌‍‌‌‌‍‌​​‍​‍‌ ‌
Dining​​​​‌ ‍ ​‍​‍‌‍ ‌ ​‍‌‍‍‌‌‍‌ ‌‍‍‌‌‍ ‍​‍​‍​ ‍‍​‍​‍‌ ​ ‌‍​‌‌‍ ‍‌‍‍‌‌ ‌​‌ ‍‌​‍ ‍‌‍‍‌‌‍ ​‍​‍​‍ ​​‍​‍‌‍‍​‌ ​‍‌‍‌‌‌‍‌‍​‍​‍​ ‍‍​‍​‍‌‍‍​‌ ‌​‌ ‌​‌ ​​‌ ​ ​ ‍‍​‍ ​‍ ‌‍​ ‌‍‍​‌‍‌‌‌‍ ​‌ ​ ‌‍‌‌‌‍​‌‌ ​​‌‍‍‌‌‍‌‌‌ ​‍‌ ​ ​‍ ‍‌ ​ ‌‍​‌‌‍ ‍‌‍‍‌‌ ‌​‌ ‍‌​‍ ‍‌ ​ ‌ ‌​‌ ‌‌‌‍‌​‌‍‍‌‌‍ ​‍ ‌‍‍‌‌‍ ‍‌ ‌​‌‍‌‌‌‍ ‍‌ ‌​​‍ ‌‍‌‌‌‍‌​‌‍‍‌‌ ‌​​‍ ‌‍ ‌‌‍ ‌‍‌​‌‍‌‌​ ‌‌ ​​‌ ​‍‌‍‌‌‌ ​ ‌‍‌‌‌‍ ‍‌ ‌​‌‍​‌‌ ‌​‌‍‍‌‌‍ ‌‍ ‍​ ‍ ‌‍‍‌‌‍‌​​ ‌‌‍‌‍‌‍ ‌‍ ‌ ‌​‌‍‌‌‌ ​‍​ ‍ ‌ ‌​‌ ‍‌‌ ​​‌‍‌‌​ ‌‌‍‌‍‌‍ ‌‍ ‌ ‌​‌‍‌‌‌ ​‍​ ‍ ‌ ​​‌‍​‌‌ ‌​‌‍‍​​ ‌‌‍​ ‌‍ ‌‍ ​‌ ‌‌‌‍ ‌‌‍ ‍‌ ​ ​‍‌‌​ ‌‌‌​​‍‌‌ ‌‍‍ ‌‍‌‌‌ ‍‌​‍‌‌​ ​ ‌​‌​​‍‌‌​ ​ ‌​‌​​‍‌‌​ ​‍​ ​‍​ ‌‌​ ​ ​ ‌‌​ ‍‌‌‍​ ​ ​‍‌‍‌​​ ‍​‌‍​‌​ ‍​​ ​ ​ ​ ​‍‌‌​ ​‍​ ​‍​‍‌‌​ ‌‌‌​‌​​‍ ‍‌‍ ​‌‍‍‌‌‍ ‍‌‍‍ ‌ ​ ​‍‌‌​ ‌‌‌​​‍‌‌ ‌‍‍ ‌‍‌‌‌ ‍‌​‍‌‌​ ​ ‌​‌​​‍‌‌​ ​ ‌​‌​​‍‌‌​ ​‍​ ​‍​ ‍​‌‍‌‍‌‍‌​​ ‌‍​ ‍‌‌‍​‍‌‍‌‌​ ‌ ‌‍‌‍​ ‌​​ ‌​​ ​‍​‍‌‌​ ​‍​ ​‍​‍‌‌​ ‌‌‌​‌​​‍ ‍‌‍ ‍‌‍​‌‌‍ ‌‌‍‌‌​ ‌‍​‍‌‍​‌‌ ​ ‌‍‌‌‌‌‌‌‌ ​‍‌‍ ​​ ‌‌‍‍​‌ ‌​‌ ‌​‌ ​​‌ ​ ​‍‌‌​ ​ ‌​​‌​‍‌‌​ ​‍‌​‌‍​‍‌‌​ ​‍‌​‌‍‌‍​ ‌‍‍​‌‍‌‌‌‍ ​‌ ​ ‌‍‌‌‌‍​‌‌ ​​‌‍‍‌‌‍‌‌‌ ​‍‌ ​ ​‍ ‍‌ ​ ‌‍​‌‌‍ ‍‌‍‍‌‌ ‌​‌ ‍‌​‍ ‍‌ ​ ‌ ‌​‌ ‌‌‌‍‌​‌‍‍‌‌‍ ​‍‌‍‌‍‍‌‌‍‌​​ ‌‌‍‌‍‌‍ ‌‍ ‌ ‌​‌‍‌‌‌ ​‍​‍‌‍‌ ‌​‌ ‍‌‌ ​​‌‍‌‌​ ‌‌‍‌‍‌‍ ‌‍ ‌ ‌​‌‍‌‌‌ ​‍​‍‌‍‌ ​​‌‍​‌‌ ‌​‌‍‍​​ ‌‌‍​ ‌‍ ‌‍ ​‌ ‌‌‌‍ ‌‌‍ ‍‌ ​ ​‍‌‌​ ‌‌‌​​‍‌‌ ‌‍‍ ‌‍‌‌‌ ‍‌​‍‌‌​ ​ ‌​‌​​‍‌‌​ ​ ‌​‌​​‍‌‌​ ​‍​ ​‍​ ‌‌​ ​ ​ ‌‌​ ‍‌‌‍​ ​ ​‍‌‍‌​​ ‍​‌‍​‌​ ‍​​ ​ ​ ​ ​‍‌‌​ ​‍​ ​‍​‍‌‌​ ‌‌‌​‌​​‍ ‍‌‍ ​‌‍‍‌‌‍ ‍‌‍‍ ‌ ​ ​‍‌‌​ ‌‌‌​​‍‌‌ ‌‍‍ ‌‍‌‌‌ ‍‌​‍‌‌​ ​ ‌​‌​​‍‌‌​ ​ ‌​‌​​‍‌‌​ ​‍​ ​‍​ ‍​‌‍‌‍‌‍‌​​ ‌‍​ ‍‌‌‍​‍‌‍‌‌​ ‌ ‌‍‌‍​ ‌​​ ‌​​ ​‍​‍‌‌​ ​‍​ ​‍​‍‌‌​ ‌‌‌​‌​​‍ ‍‌‍ ‍‌‍​‌‌‍ ‌‌‍‌‌​‍‌‍‌ ​​‌‍‌‌‌ ​‍‌ ​ ‌ ​​‌‍‌‌‌‍​ ‌ ‌​‌‍‍‌‌ ‌‍‌‍‌‌​ ‌‌ ​​‌ ‌‌‌‍​‍‌‍ ​‌‍‍‌‌ ​ ‌‍‍​‌‍‌‌‌‍‌​​‍​‍‌ ‌
Attractions & Services​​​​‌ ‍ ​‍​‍‌‍ ‌ ​‍‌‍‍‌‌‍‌ ‌‍‍‌‌‍ ‍​‍​‍​ ‍‍​‍​‍‌ ​ ‌‍​‌‌‍ ‍‌‍‍‌‌ ‌​‌ ‍‌​‍ ‍‌‍‍‌‌‍ ​‍​‍​‍ ​​‍​‍‌‍‍​‌ ​‍‌‍‌‌‌‍‌‍​‍​‍​ ‍‍​‍​‍‌‍‍​‌ ‌​‌ ‌​‌ ​​‌ ​ ​ ‍‍​‍ ​‍ ‌‍​ ‌‍‍​‌‍‌‌‌‍ ​‌ ​ ‌‍‌‌‌‍​‌‌ ​​‌‍‍‌‌‍‌‌‌ ​‍‌ ​ ​‍ ‍‌ ​ ‌‍​‌‌‍ ‍‌‍‍‌‌ ‌​‌ ‍‌​‍ ‍‌ ​ ‌ ‌​‌ ‌‌‌‍‌​‌‍‍‌‌‍ ​‍ ‌‍‍‌‌‍ ‍‌ ‌​‌‍‌‌‌‍ ‍‌ ‌​​‍ ‌‍‌‌‌‍‌​‌‍‍‌‌ ‌​​‍ ‌‍ ‌‌‍ ‌‍‌​‌‍‌‌​ ‌‌ ​​‌ ​‍‌‍‌‌‌ ​ ‌‍‌‌‌‍ ‍‌ ‌​‌‍​‌‌ ‌​‌‍‍‌‌‍ ‌‍ ‍​ ‍ ‌‍‍‌‌‍‌​​ ‌‌‍‌‍‌‍ ‌‍ ‌ ‌​‌‍‌‌‌ ​‍​ ‍ ‌ ‌​‌ ‍‌‌ ​​‌‍‌‌​ ‌‌‍‌‍‌‍ ‌‍ ‌ ‌​‌‍‌‌‌ ​‍​ ‍ ‌ ​​‌‍​‌‌ ‌​‌‍‍​​ ‌‌‍​ ‌‍ ‌‍ ​‌ ‌‌‌‍ ‌‌‍ ‍‌ ​ ​‍‌‌​ ‌‌‌​​‍‌‌ ‌‍‍ ‌‍‌‌‌ ‍‌​‍‌‌​ ​ ‌​‌​​‍‌‌​ ​ ‌​‌​​‍‌‌​ ​‍​ ​‍​ ‌‌​ ​ ​ ‌‌​ ‍‌‌‍​ ​ ​‍‌‍‌​​ ‍​‌‍​‌​ ‍​​ ​ ​ ​ ​‍‌‌​ ​‍​ ​‍​‍‌‌​ ‌‌‌​‌​​‍ ‍‌‍ ​‌‍‍‌‌‍ ‍‌‍‍ ‌ ​ ​‍‌‌​ ‌‌‌​​‍‌‌ ‌‍‍ ‌‍‌‌‌ ‍‌​‍‌‌​ ​ ‌​‌​​‍‌‌​ ​ ‌​‌​​‍‌‌​ ​‍​ ​‍​ ​​​ ​ ​ ‍‌​ ‍‌​ ​‍​ ‌​‌‍​‍​ ‌ ​ ​‍​ ‌ ‌‍​‍‌‍‌​​‍‌‌​ ​‍​ ​‍​‍‌‌​ ‌‌‌​‌​​‍ ‍‌‍ ‍‌‍​‌‌‍ ‌‌‍‌‌​ ‌‍​‍‌‍​‌‌ ​ ‌‍‌‌‌‌‌‌‌ ​‍‌‍ ​​ ‌‌‍‍​‌ ‌​‌ ‌​‌ ​​‌ ​ ​‍‌‌​ ​ ‌​​‌​‍‌‌​ ​‍‌​‌‍​‍‌‌​ ​‍‌​‌‍‌‍​ ‌‍‍​‌‍‌‌‌‍ ​‌ ​ ‌‍‌‌‌‍​‌‌ ​​‌‍‍‌‌‍‌‌‌ ​‍‌ ​ ​‍ ‍‌ ​ ‌‍​‌‌‍ ‍‌‍‍‌‌ ‌​‌ ‍‌​‍ ‍‌ ​ ‌ ‌​‌ ‌‌‌‍‌​‌‍‍‌‌‍ ​‍‌‍‌‍‍‌‌‍‌​​ ‌‌‍‌‍‌‍ ‌‍ ‌ ‌​‌‍‌‌‌ ​‍​‍‌‍‌ ‌​‌ ‍‌‌ ​​‌‍‌‌​ ‌‌‍‌‍‌‍ ‌‍ ‌ ‌​‌‍‌‌‌ ​‍​‍‌‍‌ ​​‌‍​‌‌ ‌​‌‍‍​​ ‌‌‍​ ‌‍ ‌‍ ​‌ ‌‌‌‍ ‌‌‍ ‍‌ ​ ​‍‌‌​ ‌‌‌​​‍‌‌ ‌‍‍ ‌‍‌‌‌ ‍‌​‍‌‌​ ​ ‌​‌​​‍‌‌​ ​ ‌​‌​​‍‌‌​ ​‍​ ​‍​ ‌‌​ ​ ​ ‌‌​ ‍‌‌‍​ ​ ​‍‌‍‌​​ ‍​‌‍​‌​ ‍​​ ​ ​ ​ ​‍‌‌​ ​‍​ ​‍​‍‌‌​ ‌‌‌​‌​​‍ ‍‌‍ ​‌‍‍‌‌‍ ‍‌‍‍ ‌ ​ ​‍‌‌​ ‌‌‌​​‍‌‌ ‌‍‍ ‌‍‌‌‌ ‍‌​‍‌‌​ ​ ‌​‌​​‍‌‌​ ​ ‌​‌​​‍‌‌​ ​‍​ ​‍​ ​​​ ​ ​ ‍‌​ ‍‌​ ​‍​ ‌​‌‍​‍​ ‌ ​ ​‍​ ‌ ‌‍​‍‌‍‌​​‍‌‌​ ​‍​ ​‍​‍‌‌​ ‌‌‌​‌​​‍ ‍‌‍ ‍‌‍​‌‌‍ ‌‌‍‌‌​‍‌‍‌ ​​‌‍‌‌‌ ​‍‌ ​ ‌ ​​‌‍‌‌‌‍​ ‌ ‌​‌‍‍‌‌ ‌‍‌‍‌‌​ ‌‌ ​​‌ ‌‌‌‍​‍‌‍ ​‌‍‍‌‌ ​ ‌‍‍​‌‍‌‌‌‍‌​​‍​‍‌ ‌
Stay in Touch​​​​‌ ‍ ​‍​‍‌‍ ‌ ​‍‌‍‍‌‌‍‌ ‌‍‍‌‌‍ ‍​‍​‍​ ‍‍​‍​‍‌ ​ ‌‍​‌‌‍ ‍‌‍‍‌‌ ‌​‌ ‍‌​‍ ‍‌‍‍‌‌‍ ​‍​‍​‍ ​​‍​‍‌‍‍​‌ ​‍‌‍‌‌‌‍‌‍​‍​‍​ ‍‍​‍​‍‌‍‍​‌ ‌​‌ ‌​‌ ​​‌ ​ ​ ‍‍​‍ ​‍ ‌‍​ ‌‍‍​‌‍‌‌‌‍ ​‌ ​ ‌‍‌‌‌‍​‌‌ ​​‌‍‍‌‌‍‌‌‌ ​‍‌ ​ ​‍ ‍‌ ​ ‌‍​‌‌‍ ‍‌‍‍‌‌ ‌​‌ ‍‌​‍ ‍‌ ​ ‌ ‌​‌ ‌‌‌‍‌​‌‍‍‌‌‍ ​‍ ‌‍‍‌‌‍ ‍‌ ‌​‌‍‌‌‌‍ ‍‌ ‌​​‍ ‌‍‌‌‌‍‌​‌‍‍‌‌ ‌​​‍ ‌‍ ‌‌‍ ‌‍‌​‌‍‌‌​ ‌‌ ​​‌ ​‍‌‍‌‌‌ ​ ‌‍‌‌‌‍ ‍‌ ‌​‌‍​‌‌ ‌​‌‍‍‌‌‍ ‌‍ ‍​ ‍ ‌‍‍‌‌‍‌​​ ‌‌‍‌‍‌‍ ‌‍ ‌ ‌​‌‍‌‌‌ ​‍​ ‍ ‌ ‌​‌ ‍‌‌ ​​‌‍‌‌​ ‌‌‍‌‍‌‍ ‌‍ ‌ ‌​‌‍‌‌‌ ​‍​ ‍ ‌ ​​‌‍​‌‌ ‌​‌‍‍​​ ‌‌‍​ ‌‍ ‌‍ ​‌ ‌‌‌‍ ‌‌‍ ‍‌ ​ ​‍‌‌​ ‌‌‌​​‍‌‌ ‌‍‍ ‌‍‌‌‌ ‍‌​‍‌‌​ ​ ‌​‌​​‍‌‌​ ​ ‌​‌​​‍‌‌​ ​‍​ ​‍​ ‍​‌‍​‍‌‍‌​​ ​‌‌‍​‍‌‍‌‌‌‍‌‌‌‍‌​‌‍​‌​ ​‍‌‍‌‌‌‍​‌​‍‌‌​ ​‍​ ​‍​‍‌‌​ ‌‌‌​‌​​‍ ‍‌ ‌​‌‍‍‌‌ ‌​‌‍ ​‌‍‌‌​ ‌‍​‍‌‍​‌‌ ​ ‌‍‌‌‌‌‌‌‌ ​‍‌‍ ​​ ‌‌‍‍​‌ ‌​‌ ‌​‌ ​​‌ ​ ​‍‌‌​ ​ ‌​​‌​‍‌‌​ ​‍‌​‌‍​‍‌‌​ ​‍‌​‌‍‌‍​ ‌‍‍​‌‍‌‌‌‍ ​‌ ​ ‌‍‌‌‌‍​‌‌ ​​‌‍‍‌‌‍‌‌‌ ​‍‌ ​ ​‍ ‍‌ ​ ‌‍​‌‌‍ ‍‌‍‍‌‌ ‌​‌ ‍‌​‍ ‍‌ ​ ‌ ‌​‌ ‌‌‌‍‌​‌‍‍‌‌‍ ​‍‌‍‌‍‍‌‌‍‌​​ ‌‌‍‌‍‌‍ ‌‍ ‌ ‌​‌‍‌‌‌ ​‍​‍‌‍‌ ‌​‌ ‍‌‌ ​​‌‍‌‌​ ‌‌‍‌‍‌‍ ‌‍ ‌ ‌​‌‍‌‌‌ ​‍​‍‌‍‌ ​​‌‍​‌‌ ‌​‌‍‍​​ ‌‌‍​ ‌‍ ‌‍ ​‌ ‌‌‌‍ ‌‌‍ ‍‌ ​ ​‍‌‌​ ‌‌‌​​‍‌‌ ‌‍‍ ‌‍‌‌‌ ‍‌​‍‌‌​ ​ ‌​‌​​‍‌‌​ ​ ‌​‌​​‍‌‌​ ​‍​ ​‍​ ‍​‌‍​‍‌‍‌​​ ​‌‌‍​‍‌‍‌‌‌‍‌‌‌‍‌​‌‍​‌​ ​‍‌‍‌‌‌‍​‌​‍‌‌​ ​‍​ ​‍​‍‌‌​ ‌‌‌​‌​​‍ ‍‌ ‌​‌‍‍‌‌ ‌​‌‍ ​‌‍‌‌​‍‌‍‌ ​​‌‍‌‌‌ ​‍‌ ​ ‌ ​​‌‍‌‌‌‍​ ‌ ‌​‌‍‍‌‌ ‌‍‌‍‌‌​ ‌‌ ​​‌ ‌‌‌‍​‍‌‍ ​‌‍‍‌‌ ​ ‌‍‍​‌‍‌‌‌‍‌​​‍​‍‌ ‌
News + Press​​​​‌ ‍ ​‍​‍‌‍ ‌ ​‍‌‍‍‌‌‍‌ ‌‍‍‌‌‍ ‍​‍​‍​ ‍‍​‍​‍‌ ​ ‌‍​‌‌‍ ‍‌‍‍‌‌ ‌​‌ ‍‌​‍ ‍‌‍‍‌‌‍ ​‍​‍​‍ ​​‍​‍‌‍‍​‌ ​‍‌‍‌‌‌‍‌‍​‍​‍​ ‍‍​‍​‍‌‍‍​‌ ‌​‌ ‌​‌ ​​‌ ​ ​ ‍‍​‍ ​‍ ‌‍​ ‌‍‍​‌‍‌‌‌‍ ​‌ ​ ‌‍‌‌‌‍​‌‌ ​​‌‍‍‌‌‍‌‌‌ ​‍‌ ​ ​‍ ‍‌ ​ ‌‍​‌‌‍ ‍‌‍‍‌‌ ‌​‌ ‍‌​‍ ‍‌ ​ ‌ ‌​‌ ‌‌‌‍‌​‌‍‍‌‌‍ ​‍ ‌‍‍‌‌‍ ‍‌ ‌​‌‍‌‌‌‍ ‍‌ ‌​​‍ ‌‍‌‌‌‍‌​‌‍‍‌‌ ‌​​‍ ‌‍ ‌‌‍ ‌‍‌​‌‍‌‌​ ‌‌ ​​‌ ​‍‌‍‌‌‌ ​ ‌‍‌‌‌‍ ‍‌ ‌​‌‍​‌‌ ‌​‌‍‍‌‌‍ ‌‍ ‍​ ‍ ‌‍‍‌‌‍‌​​ ‌‌‍‌‍‌‍ ‌‍ ‌ ‌​‌‍‌‌‌ ​‍​ ‍ ‌ ‌​‌ ‍‌‌ ​​‌‍‌‌​ ‌‌‍‌‍‌‍ ‌‍ ‌ ‌​‌‍‌‌‌ ​‍​ ‍ ‌ ​​‌‍​‌‌ ‌​‌‍‍​​ ‌‌‍​ ‌‍ ‌‍ ​‌ ‌‌‌‍ ‌‌‍ ‍‌ ​ ​‍‌‌​ ‌‌‌​​‍‌‌ ‌‍‍ ‌‍‌‌‌ ‍‌​‍‌‌​ ​ ‌​‌​​‍‌‌​ ​ ‌​‌​​‍‌‌​ ​‍​ ​‍​ ‍​‌‍​‍‌‍‌​​ ​‌‌‍​‍‌‍‌‌‌‍‌‌‌‍‌​‌‍​‌​ ​‍‌‍‌‌‌‍​‌​‍‌‌​ ​‍​ ​‍​‍‌‌​ ‌‌‌​‌​​‍ ‍‌‍ ​‌‍‍‌‌‍ ‍‌‍‍ ‌ ​ ​‍‌‌​ ‌‌‌​​‍‌‌ ‌‍‍ ‌‍‌‌‌ ‍‌​‍‌‌​ ​ ‌​‌​​‍‌‌​ ​ ‌​‌​​‍‌‌​ ​‍​ ​‍‌‍‌‍​ ‌‌​ ​‍​ ‍‌‌‍​‌‌‍‌​​ ‍​‌‍​‍​ ‍‌​ ​‍​ ‌​​ ​ ​‍‌‌​ ​‍​ ​‍​‍‌‌​ ‌‌‌​‌​​‍ ‍‌‍ ‍‌‍​‌‌‍ ‌‌‍‌‌​ ‌‍​‍‌‍​‌‌ ​ ‌‍‌‌‌‌‌‌‌ ​‍‌‍ ​​ ‌‌‍‍​‌ ‌​‌ ‌​‌ ​​‌ ​ ​‍‌‌​ ​ ‌​​‌​‍‌‌​ ​‍‌​‌‍​‍‌‌​ ​‍‌​‌‍‌‍​ ‌‍‍​‌‍‌‌‌‍ ​‌ ​ ‌‍‌‌‌‍​‌‌ ​​‌‍‍‌‌‍‌‌‌ ​‍‌ ​ ​‍ ‍‌ ​ ‌‍​‌‌‍ ‍‌‍‍‌‌ ‌​‌ ‍‌​‍ ‍‌ ​ ‌ ‌​‌ ‌‌‌‍‌​‌‍‍‌‌‍ ​‍‌‍‌‍‍‌‌‍‌​​ ‌‌‍‌‍‌‍ ‌‍ ‌ ‌​‌‍‌‌‌ ​‍​‍‌‍‌ ‌​‌ ‍‌‌ ​​‌‍‌‌​ ‌‌‍‌‍‌‍ ‌‍ ‌ ‌​‌‍‌‌‌ ​‍​‍‌‍‌ ​​‌‍​‌‌ ‌​‌‍‍​​ ‌‌‍​ ‌‍ ‌‍ ​‌ ‌‌‌‍ ‌‌‍ ‍‌ ​ ​‍‌‌​ ‌‌‌​​‍‌‌ ‌‍‍ ‌‍‌‌‌ ‍‌​‍‌‌​ ​ ‌​‌​​‍‌‌​ ​ ‌​‌​​‍‌‌​ ​‍​ ​‍​ ‍​‌‍​‍‌‍‌​​ ​‌‌‍​‍‌‍‌‌‌‍‌‌‌‍‌​‌‍​‌​ ​‍‌‍‌‌‌‍​‌​‍‌‌​ ​‍​ ​‍​‍‌‌​ ‌‌‌​‌​​‍ ‍‌‍ ​‌‍‍‌‌‍ ‍‌‍‍ ‌ ​ ​‍‌‌​ ‌‌‌​​‍‌‌ ‌‍‍ ‌‍‌‌‌ ‍‌​‍‌‌​ ​ ‌​‌​​‍‌‌​ ​ ‌​‌​​‍‌‌​ ​‍​ ​‍‌‍‌‍​ ‌‌​ ​‍​ ‍‌‌‍​‌‌‍‌​​ ‍​‌‍​‍​ ‍‌​ ​‍​ ‌​​ ​ ​‍‌‌​ ​‍​ ​‍​‍‌‌​ ‌‌‌​‌​​‍ ‍‌‍ ‍‌‍​‌‌‍ ‌‌‍‌‌​‍‌‍‌ ​​‌‍‌‌‌ ​‍‌ ​ ‌ ​​‌‍‌‌‌‍​ ‌ ‌​‌‍‍‌‌ ‌‍‌‍‌‌​ ‌‌ ​​‌ ‌‌‌‍​‍‌‍ ​‌‍‍‌‌ ​ ‌‍‍​‌‍‌‌‌‍‌​​‍​‍‌ ‌
@chelseapiersnyc​​​​‌ ‍ ​‍​‍‌‍ ‌ ​‍‌‍‍‌‌‍‌ ‌‍‍‌‌‍ ‍​‍​‍​ ‍‍​‍​‍‌ ​ ‌‍​‌‌‍ ‍‌‍‍‌‌ ‌​‌ ‍‌​‍ ‍‌‍‍‌‌‍ ​‍​‍​‍ ​​‍​‍‌‍‍​‌ ​‍‌‍‌‌‌‍‌‍​‍​‍​ ‍‍​‍​‍‌‍‍​‌ ‌​‌ ‌​‌ ​​‌ ​ ​ ‍‍​‍ ​‍ ‌‍​ ‌‍‍​‌‍‌‌‌‍ ​‌ ​ ‌‍‌‌‌‍​‌‌ ​​‌‍‍‌‌‍‌‌‌ ​‍‌ ​ ​‍ ‍‌ ​ ‌‍​‌‌‍ ‍‌‍‍‌‌ ‌​‌ ‍‌​‍ ‍‌ ​ ‌ ‌​‌ ‌‌‌‍‌​‌‍‍‌‌‍ ​‍ ‌‍‍‌‌‍ ‍‌ ‌​‌‍‌‌‌‍ ‍‌ ‌​​‍ ‌‍‌‌‌‍‌​‌‍‍‌‌ ‌​​‍ ‌‍ ‌‌‍ ‌‍‌​‌‍‌‌​ ‌‌ ​​‌ ​‍‌‍‌‌‌ ​ ‌‍‌‌‌‍ ‍‌ ‌​‌‍​‌‌ ‌​‌‍‍‌‌‍ ‌‍ ‍​ ‍ ‌‍‍‌‌‍‌​​ ‌‌‍‌‍‌‍ ‌‍ ‌ ‌​‌‍‌‌‌ ​‍​ ‍ ‌ ‌​‌ ‍‌‌ ​​‌‍‌‌​ ‌‌‍‌‍‌‍ ‌‍ ‌ ‌​‌‍‌‌‌ ​‍​ ‍ ‌ ​​‌‍​‌‌ ‌​‌‍‍​​ ‌‌‍​ ‌‍ ‌‍ ​‌ ‌‌‌‍ ‌‌‍ ‍‌ ​ ​‍‌‌​ ‌‌‌​​‍‌‌ ‌‍‍ ‌‍‌‌‌ ‍‌​‍‌‌​ ​ ‌​‌​​‍‌‌​ ​ ‌​‌​​‍‌‌​ ​‍​ ​‍​ ‍​‌‍​‍‌‍‌​​ ​‌‌‍​‍‌‍‌‌‌‍‌‌‌‍‌​‌‍​‌​ ​‍‌‍‌‌‌‍​‌​‍‌‌​ ​‍​ ​‍​‍‌‌​ ‌‌‌​‌​​‍ ‍‌‍ ​‌‍‍‌‌‍ ‍‌‍‍ ‌ ​ ​‍‌‌​ ‌‌‌​​‍‌‌ ‌‍‍ ‌‍‌‌‌ ‍‌​‍‌‌​ ​ ‌​‌​​‍‌‌​ ​ ‌​‌​​‍‌‌​ ​‍​ ​‍​ ‌​​ ​ ​ ​​‌‍‌‌‌‍​ ‌‍​‌​ ​​​ ‌​‌‍‌‌‌‍‌‍​ ‌​​ ‍‌​‍‌‌​ ​‍​ ​‍​‍‌‌​ ‌‌‌​‌​​‍ ‍‌‍ ‍‌‍​‌‌‍ ‌‌‍‌‌​ ‌‍​‍‌‍​‌‌ ​ ‌‍‌‌‌‌‌‌‌ ​‍‌‍ ​​ ‌‌‍‍​‌ ‌​‌ ‌​‌ ​​‌ ​ ​‍‌‌​ ​ ‌​​‌​‍‌‌​ ​‍‌​‌‍​‍‌‌​ ​‍‌​‌‍‌‍​ ‌‍‍​‌‍‌‌‌‍ ​‌ ​ ‌‍‌‌‌‍​‌‌ ​​‌‍‍‌‌‍‌‌‌ ​‍‌ ​ ​‍ ‍‌ ​ ‌‍​‌‌‍ ‍‌‍‍‌‌ ‌​‌ ‍‌​‍ ‍‌ ​ ‌ ‌​‌ ‌‌‌‍‌​‌‍‍‌‌‍ ​‍‌‍‌‍‍‌‌‍‌​​ ‌‌‍‌‍‌‍ ‌‍ ‌ ‌​‌‍‌‌‌ ​‍​‍‌‍‌ ‌​‌ ‍‌‌ ​​‌‍‌‌​ ‌‌‍‌‍‌‍ ‌‍ ‌ ‌​‌‍‌‌‌ ​‍​‍‌‍‌ ​​‌‍​‌‌ ‌​‌‍‍​​ ‌‌‍​ ‌‍ ‌‍ ​‌ ‌‌‌‍ ‌‌‍ ‍‌ ​ ​‍‌‌​ ‌‌‌​​‍‌‌ ‌‍‍ ‌‍‌‌‌ ‍‌​‍‌‌​ ​ ‌​‌​​‍‌‌​ ​ ‌​‌​​‍‌‌​ ​‍​ ​‍​ ‍​‌‍​‍‌‍‌​​ ​‌‌‍​‍‌‍‌‌‌‍‌‌‌‍‌​‌‍​‌​ ​‍‌‍‌‌‌‍​‌​‍‌‌​ ​‍​ ​‍​‍‌‌​ ‌‌‌​‌​​‍ ‍‌‍ ​‌‍‍‌‌‍ ‍‌‍‍ ‌ ​ ​‍‌‌​ ‌‌‌​​‍‌‌ ‌‍‍ ‌‍‌‌‌ ‍‌​‍‌‌​ ​ ‌​‌​​‍‌‌​ ​ ‌​‌​​‍‌‌​ ​‍​ ​‍​ ‌​​ ​ ​ ​​‌‍‌‌‌‍​ ‌‍​‌​ ​​​ ‌​‌‍‌‌‌‍‌‍​ ‌​​ ‍‌​‍‌‌​ ​‍​ ​‍​‍‌‌​ ‌‌‌​‌​​‍ ‍‌‍ ‍‌‍​‌‌‍ ‌‌‍‌‌​‍‌‍‌ ​​‌‍‌‌‌ ​‍‌ ​ ‌ ​​‌‍‌‌‌‍​ ‌ ‌​‌‍‍‌‌ ‌‍‌‍‌‌​ ‌‌ ​​‌ ‌‌‌‍​‍‌‍ ​‌‍‍‌‌ ​ ‌‍‍​‌‍‌‌‌‍‌​​‍​‍‌ ‌
@chelseapiersbrooklyn​​​​‌ ‍ ​‍​‍‌‍ ‌ ​‍‌‍‍‌‌‍‌ ‌‍‍‌‌‍ ‍​‍​‍​ ‍‍​‍​‍‌ ​ ‌‍​‌‌‍ ‍‌‍‍‌‌ ‌​‌ ‍‌​‍ ‍‌‍‍‌‌‍ ​‍​‍​‍ ​​‍​‍‌‍‍​‌ ​‍‌‍‌‌‌‍‌‍​‍​‍​ ‍‍​‍​‍‌‍‍​‌ ‌​‌ ‌​‌ ​​‌ ​ ​ ‍‍​‍ ​‍ ‌‍​ ‌‍‍​‌‍‌‌‌‍ ​‌ ​ ‌‍‌‌‌‍​‌‌ ​​‌‍‍‌‌‍‌‌‌ ​‍‌ ​ ​‍ ‍‌ ​ ‌‍​‌‌‍ ‍‌‍‍‌‌ ‌​‌ ‍‌​‍ ‍‌ ​ ‌ ‌​‌ ‌‌‌‍‌​‌‍‍‌‌‍ ​‍ ‌‍‍‌‌‍ ‍‌ ‌​‌‍‌‌‌‍ ‍‌ ‌​​‍ ‌‍‌‌‌‍‌​‌‍‍‌‌ ‌​​‍ ‌‍ ‌‌‍ ‌‍‌​‌‍‌‌​ ‌‌ ​​‌ ​‍‌‍‌‌‌ ​ ‌‍‌‌‌‍ ‍‌ ‌​‌‍​‌‌ ‌​‌‍‍‌‌‍ ‌‍ ‍​ ‍ ‌‍‍‌‌‍‌​​ ‌‌‍‌‍‌‍ ‌‍ ‌ ‌​‌‍‌‌‌ ​‍​ ‍ ‌ ‌​‌ ‍‌‌ ​​‌‍‌‌​ ‌‌‍‌‍‌‍ ‌‍ ‌ ‌​‌‍‌‌‌ ​‍​ ‍ ‌ ​​‌‍​‌‌ ‌​‌‍‍​​ ‌‌‍​ ‌‍ ‌‍ ​‌ ‌‌‌‍ ‌‌‍ ‍‌ ​ ​‍‌‌​ ‌‌‌​​‍‌‌ ‌‍‍ ‌‍‌‌‌ ‍‌​‍‌‌​ ​ ‌​‌​​‍‌‌​ ​ ‌​‌​​‍‌‌​ ​‍​ ​‍​ ‍​‌‍​‍‌‍‌​​ ​‌‌‍​‍‌‍‌‌‌‍‌‌‌‍‌​‌‍​‌​ ​‍‌‍‌‌‌‍​‌​‍‌‌​ ​‍​ ​‍​‍‌‌​ ‌‌‌​‌​​‍ ‍‌‍ ​‌‍‍‌‌‍ ‍‌‍‍ ‌ ​ ​‍‌‌​ ‌‌‌​​‍‌‌ ‌‍‍ ‌‍‌‌‌ ‍‌​‍‌‌​ ​ ‌​‌​​‍‌‌​ ​ ‌​‌​​‍‌‌​ ​‍​ ​‍​ ​ ​ ‌ ​ ‍​​ ​‌‌‍‌​​ ​‍‌‍‌​‌‍​‍‌‍‌‌​ ‌ ​ ​‍​ ​​​ ‌‍​ ‍‌​ ‌‌​ ​ ​ ​‍​ ‌​‌‍‌‍‌‍‌‍‌‍​‌​ ‌‌​ ‌‌‌‍​‍‌‍​ ‌‍‌‌​ ‌‌‌‍‌‌‌‍​ ‌‍​‌​ ‍​​ ​‍​‍‌‌​ ​‍​ ​‍​‍‌‌​ ‌‌‌​‌​​‍ ‍‌‍ ‍‌‍​‌‌‍ ‌‌‍‌‌​ ‌‍​‍‌‍​‌‌ ​ ‌‍‌‌‌‌‌‌‌ ​‍‌‍ ​​ ‌‌‍‍​‌ ‌​‌ ‌​‌ ​​‌ ​ ​‍‌‌​ ​ ‌​​‌​‍‌‌​ ​‍‌​‌‍​‍‌‌​ ​‍‌​‌‍‌‍​ ‌‍‍​‌‍‌‌‌‍ ​‌ ​ ‌‍‌‌‌‍​‌‌ ​​‌‍‍‌‌‍‌‌‌ ​‍‌ ​ ​‍ ‍‌ ​ ‌‍​‌‌‍ ‍‌‍‍‌‌ ‌​‌ ‍‌​‍ ‍‌ ​ ‌ ‌​‌ ‌‌‌‍‌​‌‍‍‌‌‍ ​‍‌‍‌‍‍‌‌‍‌​​ ‌‌‍‌‍‌‍ ‌‍ ‌ ‌​‌‍‌‌‌ ​‍​‍‌‍‌ ‌​‌ ‍‌‌ ​​‌‍‌‌​ ‌‌‍‌‍‌‍ ‌‍ ‌ ‌​‌‍‌‌‌ ​‍​‍‌‍‌ ​​‌‍​‌‌ ‌​‌‍‍​​ ‌‌‍​ ‌‍ ‌‍ ​‌ ‌‌‌‍ ‌‌‍ ‍‌ ​ ​‍‌‌​ ‌‌‌​​‍‌‌ ‌‍‍ ‌‍‌‌‌ ‍‌​‍‌‌​ ​ ‌​‌​​‍‌‌​ ​ ‌​‌​​‍‌‌​ ​‍​ ​‍​ ‍​‌‍​‍‌‍‌​​ ​‌‌‍​‍‌‍‌‌‌‍‌‌‌‍‌​‌‍​‌​ ​‍‌‍‌‌‌‍​‌​‍‌‌​ ​‍​ ​‍​‍‌‌​ ‌‌‌​‌​​‍ ‍‌‍ ​‌‍‍‌‌‍ ‍‌‍‍ ‌ ​ ​‍‌‌​ ‌‌‌​​‍‌‌ ‌‍‍ ‌‍‌‌‌ ‍‌​‍‌‌​ ​ ‌​‌​​‍‌‌​ ​ ‌​‌​​‍‌‌​ ​‍​ ​‍​ ​ ​ ‌ ​ ‍​​ ​‌‌‍‌​​ ​‍‌‍‌​‌‍​‍‌‍‌‌​ ‌ ​ ​‍​ ​​​ ‌‍​ ‍‌​ ‌‌​ ​ ​ ​‍​ ‌​‌‍‌‍‌‍‌‍‌‍​‌​ ‌‌​ ‌‌‌‍​‍‌‍​ ‌‍‌‌​ ‌‌‌‍‌‌‌‍​ ‌‍​‌​ ‍​​ ​‍​‍‌‌​ ​‍​ ​‍​‍‌‌​ ‌‌‌​‌​​‍ ‍‌‍ ‍‌‍​‌‌‍ ‌‌‍‌‌​‍‌‍‌ ​​‌‍‌‌‌ ​‍‌ ​ ‌ ​​‌‍‌‌‌‍​ ‌ ‌​‌‍‍‌‌ ‌‍‌‍‌‌​ ‌‌ ​​‌ ‌‌‌‍​‍‌‍ ​‌‍‍‌‌ ​ ‌‍‍​‌‍‌‌‌‍‌​​‍​‍‌ ‌
@chelseapiersct​​​​‌ ‍ ​‍​‍‌‍ ‌ ​‍‌‍‍‌‌‍‌ ‌‍‍‌‌‍ ‍​‍​‍​ ‍‍​‍​‍‌ ​ ‌‍​‌‌‍ ‍‌‍‍‌‌ ‌​‌ ‍‌​‍ ‍‌‍‍‌‌‍ ​‍​‍​‍ ​​‍​‍‌‍‍​‌ ​‍‌‍‌‌‌‍‌‍​‍​‍​ ‍‍​‍​‍‌‍‍​‌ ‌​‌ ‌​‌ ​​‌ ​ ​ ‍‍​‍ ​‍ ‌‍​ ‌‍‍​‌‍‌‌‌‍ ​‌ ​ ‌‍‌‌‌‍​‌‌ ​​‌‍‍‌‌‍‌‌‌ ​‍‌ ​ ​‍ ‍‌ ​ ‌‍​‌‌‍ ‍‌‍‍‌‌ ‌​‌ ‍‌​‍ ‍‌ ​ ‌ ‌​‌ ‌‌‌‍‌​‌‍‍‌‌‍ ​‍ ‌‍‍‌‌‍ ‍‌ ‌​‌‍‌‌‌‍ ‍‌ ‌​​‍ ‌‍‌‌‌‍‌​‌‍‍‌‌ ‌​​‍ ‌‍ ‌‌‍ ‌‍‌​‌‍‌‌​ ‌‌ ​​‌ ​‍‌‍‌‌‌ ​ ‌‍‌‌‌‍ ‍‌ ‌​‌‍​‌‌ ‌​‌‍‍‌‌‍ ‌‍ ‍​ ‍ ‌‍‍‌‌‍‌​​ ‌‌‍‌‍‌‍ ‌‍ ‌ ‌​‌‍‌‌‌ ​‍​ ‍ ‌ ‌​‌ ‍‌‌ ​​‌‍‌‌​ ‌‌‍‌‍‌‍ ‌‍ ‌ ‌​‌‍‌‌‌ ​‍​ ‍ ‌ ​​‌‍​‌‌ ‌​‌‍‍​​ ‌‌‍​ ‌‍ ‌‍ ​‌ ‌‌‌‍ ‌‌‍ ‍‌ ​ ​‍‌‌​ ‌‌‌​​‍‌‌ ‌‍‍ ‌‍‌‌‌ ‍‌​‍‌‌​ ​ ‌​‌​​‍‌‌​ ​ ‌​‌​​‍‌‌​ ​‍​ ​‍​ ‍​‌‍​‍‌‍‌​​ ​‌‌‍​‍‌‍‌‌‌‍‌‌‌‍‌​‌‍​‌​ ​‍‌‍‌‌‌‍​‌​‍‌‌​ ​‍​ ​‍​‍‌‌​ ‌‌‌​‌​​‍ ‍‌‍ ​‌‍‍‌‌‍ ‍‌‍‍ ‌ ​ ​‍‌‌​ ‌‌‌​​‍‌‌ ‌‍‍ ‌‍‌‌‌ ‍‌​‍‌‌​ ​ ‌​‌​​‍‌‌​ ​ ‌​‌​​‍‌‌​ ​‍​ ​‍‌‍​‌‌‍‌​​ ‌ ‌‍‌‌‌‍​ ​ ‌‌​ ‌‍​ ‌​​ ​​​ ‌ ‌‍​‍‌‍​‌‌‍‌​​ ‌‍‌‍‌‍​ ‍​​ ‍‌‌‍‌‍‌‍​‍​ ‌‍‌‍​‍​ ​​​ ‌​​ ​ ‌‍‌​‌‍​‍​ ​‌​ ‌‍​ ​ ​ ‌ ​ ​‌​ ‌‍​‍‌‌​ ​‍​ ​‍​‍‌‌​ ‌‌‌​‌​​‍ ‍‌‍ ‍‌‍​‌‌‍ ‌‌‍‌‌​ ‌‍​‍‌‍​‌‌ ​ ‌‍‌‌‌‌‌‌‌ ​‍‌‍ ​​ ‌‌‍‍​‌ ‌​‌ ‌​‌ ​​‌ ​ ​‍‌‌​ ​ ‌​​‌​‍‌‌​ ​‍‌​‌‍​‍‌‌​ ​‍‌​‌‍‌‍​ ‌‍‍​‌‍‌‌‌‍ ​‌ ​ ‌‍‌‌‌‍​‌‌ ​​‌‍‍‌‌‍‌‌‌ ​‍‌ ​ ​‍ ‍‌ ​ ‌‍​‌‌‍ ‍‌‍‍‌‌ ‌​‌ ‍‌​‍ ‍‌ ​ ‌ ‌​‌ ‌‌‌‍‌​‌‍‍‌‌‍ ​‍‌‍‌‍‍‌‌‍‌​​ ‌‌‍‌‍‌‍ ‌‍ ‌ ‌​‌‍‌‌‌ ​‍​‍‌‍‌ ‌​‌ ‍‌‌ ​​‌‍‌‌​ ‌‌‍‌‍‌‍ ‌‍ ‌ ‌​‌‍‌‌‌ ​‍​‍‌‍‌ ​​‌‍​‌‌ ‌​‌‍‍​​ ‌‌‍​ ‌‍ ‌‍ ​‌ ‌‌‌‍ ‌‌‍ ‍‌ ​ ​‍‌‌​ ‌‌‌​​‍‌‌ ‌‍‍ ‌‍‌‌‌ ‍‌​‍‌‌​ ​ ‌​‌​​‍‌‌​ ​ ‌​‌​​‍‌‌​ ​‍​ ​‍​ ‍​‌‍​‍‌‍‌​​ ​‌‌‍​‍‌‍‌‌‌‍‌‌‌‍‌​‌‍​‌​ ​‍‌‍‌‌‌‍​‌​‍‌‌​ ​‍​ ​‍​‍‌‌​ ‌‌‌​‌​​‍ ‍‌‍ ​‌‍‍‌‌‍ ‍‌‍‍ ‌ ​ ​‍‌‌​ ‌‌‌​​‍‌‌ ‌‍‍ ‌‍‌‌‌ ‍‌​‍‌‌​ ​ ‌​‌​​‍‌‌​ ​ ‌​‌​​‍‌‌​ ​‍​ ​‍‌‍​‌‌‍‌​​ ‌ ‌‍‌‌‌‍​ ​ ‌‌​ ‌‍​ ‌​​ ​​​ ‌ ‌‍​‍‌‍​‌‌‍‌​​ ‌‍‌‍‌‍​ ‍​​ ‍‌‌‍‌‍‌‍​‍​ ‌‍‌‍​‍​ ​​​ ‌​​ ​ ‌‍‌​‌‍​‍​ ​‌​ ‌‍​ ​ ​ ‌ ​ ​‌​ ‌‍​‍‌‌​ ​‍​ ​‍​‍‌‌​ ‌‌‌​‌​​‍ ‍‌‍ ‍‌‍​‌‌‍ ‌‌‍‌‌​‍‌‍‌ ​​‌‍‌‌‌ ​‍‌ ​ ‌ ​​‌‍‌‌‌‍​ ‌ ‌​‌‍‍‌‌ ‌‍‌‍‌‌​ ‌‌ ​​‌ ‌‌‌‍​‍‌‍ ​‌‍‍‌‌ ​ ‌‍‍​‌‍‌‌‌‍‌​​‍​‍‌ ‌
Locations​​​​‌ ‍ ​‍​‍‌‍ ‌ ​‍‌‍‍‌‌‍‌ ‌‍‍‌‌‍ ‍​‍​‍​ ‍‍​‍​‍‌ ​ ‌‍​‌‌‍ ‍‌‍‍‌‌ ‌​‌ ‍‌​‍ ‍‌‍‍‌‌‍ ​‍​‍​‍ ​​‍​‍‌‍‍​‌ ​‍‌‍‌‌‌‍‌‍​‍​‍​ ‍‍​‍​‍‌‍‍​‌ ‌​‌ ‌​‌ ​​‌ ​ ​ ‍‍​‍ ​‍ ‌‍​ ‌‍‍​‌‍‌‌‌‍ ​‌ ​ ‌‍‌‌‌‍​‌‌ ​​‌‍‍‌‌‍‌‌‌ ​‍‌ ​ ​‍ ‍‌ ​ ‌‍​‌‌‍ ‍‌‍‍‌‌ ‌​‌ ‍‌​‍ ‍‌ ​ ‌ ‌​‌ ‌‌‌‍‌​‌‍‍‌‌‍ ​‍ ‌‍‍‌‌‍ ‍‌ ‌​‌‍‌‌‌‍ ‍‌ ‌​​‍ ‌‍‌‌‌‍‌​‌‍‍‌‌ ‌​​‍ ‌‍ ‌‌‍ ‌‍‌​‌‍‌‌​ ‌‌ ​​‌ ​‍‌‍‌‌‌ ​ ‌‍‌‌‌‍ ‍‌ ‌​‌‍​‌‌ ‌​‌‍‍‌‌‍ ‌‍ ‍​ ‍ ‌‍‍‌‌‍‌​​ ‌‌‍‌‍‌‍ ‌‍ ‌ ‌​‌‍‌‌‌ ​‍​ ‍ ‌ ‌​‌ ‍‌‌ ​​‌‍‌‌​ ‌‌‍‌‍‌‍ ‌‍ ‌ ‌​‌‍‌‌‌ ​‍​ ‍ ‌ ​​‌‍​‌‌ ‌​‌‍‍​​ ‌‌‍​ ‌‍ ‌‍ ​‌ ‌‌‌‍ ‌‌‍ ‍‌ ​ ​‍‌‌​ ‌‌‌​​‍‌‌ ‌‍‍ ‌‍‌‌‌ ‍‌​‍‌‌​ ​ ‌​‌​​‍‌‌​ ​ ‌​‌​​‍‌‌​ ​‍​ ​‍‌‍‌‌‌‍​‍​ ​‍​ ‍​‌‍​ ​ ‌‌‌‍​ ‌‍​ ‌‍‌‌‌‍​‍‌‍​‌​ ​‌​‍‌‌​ ​‍​ ​‍​‍‌‌​ ‌‌‌​‌​​‍ ‍‌ ‌​‌‍‍‌‌ ‌​‌‍ ​‌‍‌‌​ ‌‍​‍‌‍​‌‌ ​ ‌‍‌‌‌‌‌‌‌ ​‍‌‍ ​​ ‌‌‍‍​‌ ‌​‌ ‌​‌ ​​‌ ​ ​‍‌‌​ ​ ‌​​‌​‍‌‌​ ​‍‌​‌‍​‍‌‌​ ​‍‌​‌‍‌‍​ ‌‍‍​‌‍‌‌‌‍ ​‌ ​ ‌‍‌‌‌‍​‌‌ ​​‌‍‍‌‌‍‌‌‌ ​‍‌ ​ ​‍ ‍‌ ​ ‌‍​‌‌‍ ‍‌‍‍‌‌ ‌​‌ ‍‌​‍ ‍‌ ​ ‌ ‌​‌ ‌‌‌‍‌​‌‍‍‌‌‍ ​‍‌‍‌‍‍‌‌‍‌​​ ‌‌‍‌‍‌‍ ‌‍ ‌ ‌​‌‍‌‌‌ ​‍​‍‌‍‌ ‌​‌ ‍‌‌ ​​‌‍‌‌​ ‌‌‍‌‍‌‍ ‌‍ ‌ ‌​‌‍‌‌‌ ​‍​‍‌‍‌ ​​‌‍​‌‌ ‌​‌‍‍​​ ‌‌‍​ ‌‍ ‌‍ ​‌ ‌‌‌‍ ‌‌‍ ‍‌ ​ ​‍‌‌​ ‌‌‌​​‍‌‌ ‌‍‍ ‌‍‌‌‌ ‍‌​‍‌‌​ ​ ‌​‌​​‍‌‌​ ​ ‌​‌​​‍‌‌​ ​‍​ ​‍‌‍‌‌‌‍​‍​ ​‍​ ‍​‌‍​ ​ ‌‌‌‍​ ‌‍​ ‌‍‌‌‌‍​‍‌‍​‌​ ​‌​‍‌‌​ ​‍​ ​‍​‍‌‌​ ‌‌‌​‌​​‍ ‍‌ ‌​‌‍‍‌‌ ‌​‌‍ ​‌‍‌‌​‍‌‍‌ ​​‌‍‌‌‌ ​‍‌ ​ ‌ ​​‌‍‌‌‌‍​ ‌ ‌​‌‍‍‌‌ ‌‍‌‍‌‌​ ‌‌ ​​‌ ‌‌‌‍​‍‌‍ ​‌‍‍‌‌ ​ ‌‍‍​‌‍‌‌‌‍‌​​‍​‍‌ ‌
Fitness​​​​‌ ‍ ​‍​‍‌‍ ‌ ​‍‌‍‍‌‌‍‌ ‌‍‍‌‌‍ ‍​‍​‍​ ‍‍​‍​‍‌ ​ ‌‍​‌‌‍ ‍‌‍‍‌‌ ‌​‌ ‍‌​‍ ‍‌‍‍‌‌‍ ​‍​‍​‍ ​​‍​‍‌‍‍​‌ ​‍‌‍‌‌‌‍‌‍​‍​‍​ ‍‍​‍​‍‌‍‍​‌ ‌​‌ ‌​‌ ​​‌ ​ ​ ‍‍​‍ ​‍ ‌‍​ ‌‍‍​‌‍‌‌‌‍ ​‌ ​ ‌‍‌‌‌‍​‌‌ ​​‌‍‍‌‌‍‌‌‌ ​‍‌ ​ ​‍ ‍‌ ​ ‌‍​‌‌‍ ‍‌‍‍‌‌ ‌​‌ ‍‌​‍ ‍‌ ​ ‌ ‌​‌ ‌‌‌‍‌​‌‍‍‌‌‍ ​‍ ‌‍‍‌‌‍ ‍‌ ‌​‌‍‌‌‌‍ ‍‌ ‌​​‍ ‌‍‌‌‌‍‌​‌‍‍‌‌ ‌​​‍ ‌‍ ‌‌‍ ‌‍‌​‌‍‌‌​ ‌‌ ​​‌ ​‍‌‍‌‌‌ ​ ‌‍‌‌‌‍ ‍‌ ‌​‌‍​‌‌ ‌​‌‍‍‌‌‍ ‌‍ ‍​ ‍ ‌‍‍‌‌‍‌​​ ‌‌‍‌‍‌‍ ‌‍ ‌ ‌​‌‍‌‌‌ ​‍​ ‍ ‌ ‌​‌ ‍‌‌ ​​‌‍‌‌​ ‌‌‍‌‍‌‍ ‌‍ ‌ ‌​‌‍‌‌‌ ​‍​ ‍ ‌ ​​‌‍​‌‌ ‌​‌‍‍​​ ‌‌‍​ ‌‍ ‌‍ ​‌ ‌‌‌‍ ‌‌‍ ‍‌ ​ ​‍‌‌​ ‌‌‌​​‍‌‌ ‌‍‍ ‌‍‌‌‌ ‍‌​‍‌‌​ ​ ‌​‌​​‍‌‌​ ​ ‌​‌​​‍‌‌​ ​‍​ ​‍‌‍‌‌‌‍​‍​ ​‍​ ‍​‌‍​ ​ ‌‌‌‍​ ‌‍​ ‌‍‌‌‌‍​‍‌‍​‌​ ​‌​‍‌‌​ ​‍​ ​‍​‍‌‌​ ‌‌‌​‌​​‍ ‍‌‍ ​‌‍‍‌‌‍ ‍‌‍‍ ‌ ​ ​‍‌‌​ ‌‌‌​​‍‌‌ ‌‍‍ ‌‍‌‌‌ ‍‌​‍‌‌​ ​ ‌​‌​​‍‌‌​ ​ ‌​‌​​‍‌‌​ ​‍​ ​‍​ ​‍​ ​ ​ ​ ‌‍​ ‌‍‌‌​ ‍​​ ‌‍​ ​‌​ ‌​‌‍​‌‌‍​ ​ ‍‌​‍‌‌​ ​‍​ ​‍​‍‌‌​ ‌‌‌​‌​​‍ ‍‌‍ ‍‌‍​‌‌‍ ‌‌‍‌‌​ ‌‍​‍‌‍​‌‌ ​ ‌‍‌‌‌‌‌‌‌ ​‍‌‍ ​​ ‌‌‍‍​‌ ‌​‌ ‌​‌ ​​‌ ​ ​‍‌‌​ ​ ‌​​‌​‍‌‌​ ​‍‌​‌‍​‍‌‌​ ​‍‌​‌‍‌‍​ ‌‍‍​‌‍‌‌‌‍ ​‌ ​ ‌‍‌‌‌‍​‌‌ ​​‌‍‍‌‌‍‌‌‌ ​‍‌ ​ ​‍ ‍‌ ​ ‌‍​‌‌‍ ‍‌‍‍‌‌ ‌​‌ ‍‌​‍ ‍‌ ​ ‌ ‌​‌ ‌‌‌‍‌​‌‍‍‌‌‍ ​‍‌‍‌‍‍‌‌‍‌​​ ‌‌‍‌‍‌‍ ‌‍ ‌ ‌​‌‍‌‌‌ ​‍​‍‌‍‌ ‌​‌ ‍‌‌ ​​‌‍‌‌​ ‌‌‍‌‍‌‍ ‌‍ ‌ ‌​‌‍‌‌‌ ​‍​‍‌‍‌ ​​‌‍​‌‌ ‌​‌‍‍​​ ‌‌‍​ ‌‍ ‌‍ ​‌ ‌‌‌‍ ‌‌‍ ‍‌ ​ ​‍‌‌​ ‌‌‌​​‍‌‌ ‌‍‍ ‌‍‌‌‌ ‍‌​‍‌‌​ ​ ‌​‌​​‍‌‌​ ​ ‌​‌​​‍‌‌​ ​‍​ ​‍‌‍‌‌‌‍​‍​ ​‍​ ‍​‌‍​ ​ ‌‌‌‍​ ‌‍​ ‌‍‌‌‌‍​‍‌‍​‌​ ​‌​‍‌‌​ ​‍​ ​‍​‍‌‌​ ‌‌‌​‌​​‍ ‍‌‍ ​‌‍‍‌‌‍ ‍‌‍‍ ‌ ​ ​‍‌‌​ ‌‌‌​​‍‌‌ ‌‍‍ ‌‍‌‌‌ ‍‌​‍‌‌​ ​ ‌​‌​​‍‌‌​ ​ ‌​‌​​‍‌‌​ ​‍​ ​‍​ ​‍​ ​ ​ ​ ‌‍​ ‌‍‌‌​ ‍​​ ‌‍​ ​‌​ ‌​‌‍​‌‌‍​ ​ ‍‌​‍‌‌​ ​‍​ ​‍​‍‌‌​ ‌‌‌​‌​​‍ ‍‌‍ ‍‌‍​‌‌‍ ‌‌‍‌‌​‍‌‍‌ ​​‌‍‌‌‌ ​‍‌ ​ ‌ ​​‌‍‌‌‌‍​ ‌ ‌​‌‍‍‌‌ ‌‍‌‍‌‌​ ‌‌ ​​‌ ‌‌‌‍​‍‌‍ ​‌‍‍‌‌ ​ ‌‍‍​‌‍‌‌‌‍‌​​‍​‍‌ ‌
Field House Manhattan​​​​‌ ‍ ​‍​‍‌‍ ‌ ​‍‌‍‍‌‌‍‌ ‌‍‍‌‌‍ ‍​‍​‍​ ‍‍​‍​‍‌ ​ ‌‍​‌‌‍ ‍‌‍‍‌‌ ‌​‌ ‍‌​‍ ‍‌‍‍‌‌‍ ​‍​‍​‍ ​​‍​‍‌‍‍​‌ ​‍‌‍‌‌‌‍‌‍​‍​‍​ ‍‍​‍​‍‌‍‍​‌ ‌​‌ ‌​‌ ​​‌ ​ ​ ‍‍​‍ ​‍ ‌‍​ ‌‍‍​‌‍‌‌‌‍ ​‌ ​ ‌‍‌‌‌‍​‌‌ ​​‌‍‍‌‌‍‌‌‌ ​‍‌ ​ ​‍ ‍‌ ​ ‌‍​‌‌‍ ‍‌‍‍‌‌ ‌​‌ ‍‌​‍ ‍‌ ​ ‌ ‌​‌ ‌‌‌‍‌​‌‍‍‌‌‍ ​‍ ‌‍‍‌‌‍ ‍‌ ‌​‌‍‌‌‌‍ ‍‌ ‌​​‍ ‌‍‌‌‌‍‌​‌‍‍‌‌ ‌​​‍ ‌‍ ‌‌‍ ‌‍‌​‌‍‌‌​ ‌‌ ​​‌ ​‍‌‍‌‌‌ ​ ‌‍‌‌‌‍ ‍‌ ‌​‌‍​‌‌ ‌​‌‍‍‌‌‍ ‌‍ ‍​ ‍ ‌‍‍‌‌‍‌​​ ‌‌‍‌‍‌‍ ‌‍ ‌ ‌​‌‍‌‌‌ ​‍​ ‍ ‌ ‌​‌ ‍‌‌ ​​‌‍‌‌​ ‌‌‍‌‍‌‍ ‌‍ ‌ ‌​‌‍‌‌‌ ​‍​ ‍ ‌ ​​‌‍​‌‌ ‌​‌‍‍​​ ‌‌‍​ ‌‍ ‌‍ ​‌ ‌‌‌‍ ‌‌‍ ‍‌ ​ ​‍‌‌​ ‌‌‌​​‍‌‌ ‌‍‍ ‌‍‌‌‌ ‍‌​‍‌‌​ ​ ‌​‌​​‍‌‌​ ​ ‌​‌​​‍‌‌​ ​‍​ ​‍‌‍‌‌‌‍​‍​ ​‍​ ‍​‌‍​ ​ ‌‌‌‍​ ‌‍​ ‌‍‌‌‌‍​‍‌‍​‌​ ​‌​‍‌‌​ ​‍​ ​‍​‍‌‌​ ‌‌‌​‌​​‍ ‍‌‍ ​‌‍‍‌‌‍ ‍‌‍‍ ‌ ​ ​‍‌‌​ ‌‌‌​​‍‌‌ ‌‍‍ ‌‍‌‌‌ ‍‌​‍‌‌​ ​ ‌​‌​​‍‌‌​ ​ ‌​‌​​‍‌‌​ ​‍​ ​‍​ ​‌​ ​ ​ ​‌‌‍​‍​ ​​​ ​‌‌‍​‌​ ‌ ​ ​‍​ ​‍​ ‌‍​ ‌​​‍‌‌​ ​‍​ ​‍​‍‌‌​ ‌‌‌​‌​​‍ ‍‌‍ ‍‌‍​‌‌‍ ‌‌‍‌‌​ ‌‍​‍‌‍​‌‌ ​ ‌‍‌‌‌‌‌‌‌ ​‍‌‍ ​​ ‌‌‍‍​‌ ‌​‌ ‌​‌ ​​‌ ​ ​‍‌‌​ ​ ‌​​‌​‍‌‌​ ​‍‌​‌‍​‍‌‌​ ​‍‌​‌‍‌‍​ ‌‍‍​‌‍‌‌‌‍ ​‌ ​ ‌‍‌‌‌‍​‌‌ ​​‌‍‍‌‌‍‌‌‌ ​‍‌ ​ ​‍ ‍‌ ​ ‌‍​‌‌‍ ‍‌‍‍‌‌ ‌​‌ ‍‌​‍ ‍‌ ​ ‌ ‌​‌ ‌‌‌‍‌​‌‍‍‌‌‍ ​‍‌‍‌‍‍‌‌‍‌​​ ‌‌‍‌‍‌‍ ‌‍ ‌ ‌​‌‍‌‌‌ ​‍​‍‌‍‌ ‌​‌ ‍‌‌ ​​‌‍‌‌​ ‌‌‍‌‍‌‍ ‌‍ ‌ ‌​‌‍‌‌‌ ​‍​‍‌‍‌ ​​‌‍​‌‌ ‌​‌‍‍​​ ‌‌‍​ ‌‍ ‌‍ ​‌ ‌‌‌‍ ‌‌‍ ‍‌ ​ ​‍‌‌​ ‌‌‌​​‍‌‌ ‌‍‍ ‌‍‌‌‌ ‍‌​‍‌‌​ ​ ‌​‌​​‍‌‌​ ​ ‌​‌​​‍‌‌​ ​‍​ ​‍‌‍‌‌‌‍​‍​ ​‍​ ‍​‌‍​ ​ ‌‌‌‍​ ‌‍​ ‌‍‌‌‌‍​‍‌‍​‌​ ​‌​‍‌‌​ ​‍​ ​‍​‍‌‌​ ‌‌‌​‌​​‍ ‍‌‍ ​‌‍‍‌‌‍ ‍‌‍‍ ‌ ​ ​‍‌‌​ ‌‌‌​​‍‌‌ ‌‍‍ ‌‍‌‌‌ ‍‌​‍‌‌​ ​ ‌​‌​​‍‌‌​ ​ ‌​‌​​‍‌‌​ ​‍​ ​‍​ ​‌​ ​ ​ ​‌‌‍​‍​ ​​​ ​‌‌‍​‌​ ‌ ​ ​‍​ ​‍​ ‌‍​ ‌​​‍‌‌​ ​‍​ ​‍​‍‌‌​ ‌‌‌​‌​​‍ ‍‌‍ ‍‌‍​‌‌‍ ‌‌‍‌‌​‍‌‍‌ ​​‌‍‌‌‌ ​‍‌ ​ ‌ ​​‌‍‌‌‌‍​ ‌ ‌​‌‍‍‌‌ ‌‍‌‍‌‌​ ‌‌ ​​‌ ‌‌‌‍​‍‌‍ ​‌‍‍‌‌ ​ ‌‍‍​‌‍‌‌‌‍‌​​‍​‍‌ ‌
Field House Brooklyn​​​​‌ ‍ ​‍​‍‌‍ ‌ ​‍‌‍‍‌‌‍‌ ‌‍‍‌‌‍ ‍​‍​‍​ ‍‍​‍​‍‌ ​ ‌‍​‌‌‍ ‍‌‍‍‌‌ ‌​‌ ‍‌​‍ ‍‌‍‍‌‌‍ ​‍​‍​‍ ​​‍​‍‌‍‍​‌ ​‍‌‍‌‌‌‍‌‍​‍​‍​ ‍‍​‍​‍‌‍‍​‌ ‌​‌ ‌​‌ ​​‌ ​ ​ ‍‍​‍ ​‍ ‌‍​ ‌‍‍​‌‍‌‌‌‍ ​‌ ​ ‌‍‌‌‌‍​‌‌ ​​‌‍‍‌‌‍‌‌‌ ​‍‌ ​ ​‍ ‍‌ ​ ‌‍​‌‌‍ ‍‌‍‍‌‌ ‌​‌ ‍‌​‍ ‍‌ ​ ‌ ‌​‌ ‌‌‌‍‌​‌‍‍‌‌‍ ​‍ ‌‍‍‌‌‍ ‍‌ ‌​‌‍‌‌‌‍ ‍‌ ‌​​‍ ‌‍‌‌‌‍‌​‌‍‍‌‌ ‌​​‍ ‌‍ ‌‌‍ ‌‍‌​‌‍‌‌​ ‌‌ ​​‌ ​‍‌‍‌‌‌ ​ ‌‍‌‌‌‍ ‍‌ ‌​‌‍​‌‌ ‌​‌‍‍‌‌‍ ‌‍ ‍​ ‍ ‌‍‍‌‌‍‌​​ ‌‌‍‌‍‌‍ ‌‍ ‌ ‌​‌‍‌‌‌ ​‍​ ‍ ‌ ‌​‌ ‍‌‌ ​​‌‍‌‌​ ‌‌‍‌‍‌‍ ‌‍ ‌ ‌​‌‍‌‌‌ ​‍​ ‍ ‌ ​​‌‍​‌‌ ‌​‌‍‍​​ ‌‌‍​ ‌‍ ‌‍ ​‌ ‌‌‌‍ ‌‌‍ ‍‌ ​ ​‍‌‌​ ‌‌‌​​‍‌‌ ‌‍‍ ‌‍‌‌‌ ‍‌​‍‌‌​ ​ ‌​‌​​‍‌‌​ ​ ‌​‌​​‍‌‌​ ​‍​ ​‍‌‍‌‌‌‍​‍​ ​‍​ ‍​‌‍​ ​ ‌‌‌‍​ ‌‍​ ‌‍‌‌‌‍​‍‌‍​‌​ ​‌​‍‌‌​ ​‍​ ​‍​‍‌‌​ ‌‌‌​‌​​‍ ‍‌‍ ​‌‍‍‌‌‍ ‍‌‍‍ ‌ ​ ​‍‌‌​ ‌‌‌​​‍‌‌ ‌‍‍ ‌‍‌‌‌ ‍‌​‍‌‌​ ​ ‌​‌​​‍‌‌​ ​ ‌​‌​​‍‌‌​ ​‍​ ​‍​ ‌‍​ ‍​​ ‌ ‌‍‌​​ ​‌​ ​‍​ ‌‌​ ‌‍​ ​‍​ ​‌‌‍​ ​ ​‌​‍‌‌​ ​‍​ ​‍​‍‌‌​ ‌‌‌​‌​​‍ ‍‌‍ ‍‌‍​‌‌‍ ‌‌‍‌‌​ ‌‍​‍‌‍​‌‌ ​ ‌‍‌‌‌‌‌‌‌ ​‍‌‍ ​​ ‌‌‍‍​‌ ‌​‌ ‌​‌ ​​‌ ​ ​‍‌‌​ ​ ‌​​‌​‍‌‌​ ​‍‌​‌‍​‍‌‌​ ​‍‌​‌‍‌‍​ ‌‍‍​‌‍‌‌‌‍ ​‌ ​ ‌‍‌‌‌‍​‌‌ ​​‌‍‍‌‌‍‌‌‌ ​‍‌ ​ ​‍ ‍‌ ​ ‌‍​‌‌‍ ‍‌‍‍‌‌ ‌​‌ ‍‌​‍ ‍‌ ​ ‌ ‌​‌ ‌‌‌‍‌​‌‍‍‌‌‍ ​‍‌‍‌‍‍‌‌‍‌​​ ‌‌‍‌‍‌‍ ‌‍ ‌ ‌​‌‍‌‌‌ ​‍​‍‌‍‌ ‌​‌ ‍‌‌ ​​‌‍‌‌​ ‌‌‍‌‍‌‍ ‌‍ ‌ ‌​‌‍‌‌‌ ​‍​‍‌‍‌ ​​‌‍​‌‌ ‌​‌‍‍​​ ‌‌‍​ ‌‍ ‌‍ ​‌ ‌‌‌‍ ‌‌‍ ‍‌ ​ ​‍‌‌​ ‌‌‌​​‍‌‌ ‌‍‍ ‌‍‌‌‌ ‍‌​‍‌‌​ ​ ‌​‌​​‍‌‌​ ​ ‌​‌​​‍‌‌​ ​‍​ ​‍‌‍‌‌‌‍​‍​ ​‍​ ‍​‌‍​ ​ ‌‌‌‍​ ‌‍​ ‌‍‌‌‌‍​‍‌‍​‌​ ​‌​‍‌‌​ ​‍​ ​‍​‍‌‌​ ‌‌‌​‌​​‍ ‍‌‍ ​‌‍‍‌‌‍ ‍‌‍‍ ‌ ​ ​‍‌‌​ ‌‌‌​​‍‌‌ ‌‍‍ ‌‍‌‌‌ ‍‌​‍‌‌​ ​ ‌​‌​​‍‌‌​ ​ ‌​‌​​‍‌‌​ ​‍​ ​‍​ ‌‍​ ‍​​ ‌ ‌‍‌​​ ​‌​ ​‍​ ‌‌​ ‌‍​ ​‍​ ​‌‌‍​ ​ ​‌​‍‌‌​ ​‍​ ​‍​‍‌‌​ ‌‌‌​‌​​‍ ‍‌‍ ‍‌‍​‌‌‍ ‌‌‍‌‌​‍‌‍‌ ​​‌‍‌‌‌ ​‍‌ ​ ‌ ​​‌‍‌‌‌‍​ ‌ ‌​‌‍‍‌‌ ‌‍‌‍‌‌​ ‌‌ ​​‌ ‌‌‌‍​‍‌‍ ​‌‍‍‌‌ ​ ‌‍‍​‌‍‌‌‌‍‌​​‍​‍‌ ‌
Sky Rink​​​​‌ ‍ ​‍​‍‌‍ ‌ ​‍‌‍‍‌‌‍‌ ‌‍‍‌‌‍ ‍​‍​‍​ ‍‍​‍​‍‌ ​ ‌‍​‌‌‍ ‍‌‍‍‌‌ ‌​‌ ‍‌​‍ ‍‌‍‍‌‌‍ ​‍​‍​‍ ​​‍​‍‌‍‍​‌ ​‍‌‍‌‌‌‍‌‍​‍​‍​ ‍‍​‍​‍‌‍‍​‌ ‌​‌ ‌​‌ ​​‌ ​ ​ ‍‍​‍ ​‍ ‌‍​ ‌‍‍​‌‍‌‌‌‍ ​‌ ​ ‌‍‌‌‌‍​‌‌ ​​‌‍‍‌‌‍‌‌‌ ​‍‌ ​ ​‍ ‍‌ ​ ‌‍​‌‌‍ ‍‌‍‍‌‌ ‌​‌ ‍‌​‍ ‍‌ ​ ‌ ‌​‌ ‌‌‌‍‌​‌‍‍‌‌‍ ​‍ ‌‍‍‌‌‍ ‍‌ ‌​‌‍‌‌‌‍ ‍‌ ‌​​‍ ‌‍‌‌‌‍‌​‌‍‍‌‌ ‌​​‍ ‌‍ ‌‌‍ ‌‍‌​‌‍‌‌​ ‌‌ ​​‌ ​‍‌‍‌‌‌ ​ ‌‍‌‌‌‍ ‍‌ ‌​‌‍​‌‌ ‌​‌‍‍‌‌‍ ‌‍ ‍​ ‍ ‌‍‍‌‌‍‌​​ ‌‌‍‌‍‌‍ ‌‍ ‌ ‌​‌‍‌‌‌ ​‍​ ‍ ‌ ‌​‌ ‍‌‌ ​​‌‍‌‌​ ‌‌‍‌‍‌‍ ‌‍ ‌ ‌​‌‍‌‌‌ ​‍​ ‍ ‌ ​​‌‍​‌‌ ‌​‌‍‍​​ ‌‌‍​ ‌‍ ‌‍ ​‌ ‌‌‌‍ ‌‌‍ ‍‌ ​ ​‍‌‌​ ‌‌‌​​‍‌‌ ‌‍‍ ‌‍‌‌‌ ‍‌​‍‌‌​ ​ ‌​‌​​‍‌‌​ ​ ‌​‌​​‍‌‌​ ​‍​ ​‍‌‍‌‌‌‍​‍​ ​‍​ ‍​‌‍​ ​ ‌‌‌‍​ ‌‍​ ‌‍‌‌‌‍​‍‌‍​‌​ ​‌​‍‌‌​ ​‍​ ​‍​‍‌‌​ ‌‌‌​‌​​‍ ‍‌‍ ​‌‍‍‌‌‍ ‍‌‍‍ ‌ ​ ​‍‌‌​ ‌‌‌​​‍‌‌ ‌‍‍ ‌‍‌‌‌ ‍‌​‍‌‌​ ​ ‌​‌​​‍‌‌​ ​ ‌​‌​​‍‌‌​ ​‍​ ​‍​ ‌​​ ‌ ‌‍‌‍‌‍‌‍​ ​​​ ‌‍​ ‌‌​ ‌​‌‍‌​‌‍‌​​ ​‌‌‍​‍​‍‌‌​ ​‍​ ​‍​‍‌‌​ ‌‌‌​‌​​‍ ‍‌‍ ‍‌‍​‌‌‍ ‌‌‍‌‌​ ‌‍​‍‌‍​‌‌ ​ ‌‍‌‌‌‌‌‌‌ ​‍‌‍ ​​ ‌‌‍‍​‌ ‌​‌ ‌​‌ ​​‌ ​ ​‍‌‌​ ​ ‌​​‌​‍‌‌​ ​‍‌​‌‍​‍‌‌​ ​‍‌​‌‍‌‍​ ‌‍‍​‌‍‌‌‌‍ ​‌ ​ ‌‍‌‌‌‍​‌‌ ​​‌‍‍‌‌‍‌‌‌ ​‍‌ ​ ​‍ ‍‌ ​ ‌‍​‌‌‍ ‍‌‍‍‌‌ ‌​‌ ‍‌​‍ ‍‌ ​ ‌ ‌​‌ ‌‌‌‍‌​‌‍‍‌‌‍ ​‍‌‍‌‍‍‌‌‍‌​​ ‌‌‍‌‍‌‍ ‌‍ ‌ ‌​‌‍‌‌‌ ​‍​‍‌‍‌ ‌​‌ ‍‌‌ ​​‌‍‌‌​ ‌‌‍‌‍‌‍ ‌‍ ‌ ‌​‌‍‌‌‌ ​‍​‍‌‍‌ ​​‌‍​‌‌ ‌​‌‍‍​​ ‌‌‍​ ‌‍ ‌‍ ​‌ ‌‌‌‍ ‌‌‍ ‍‌ ​ ​‍‌‌​ ‌‌‌​​‍‌‌ ‌‍‍ ‌‍‌‌‌ ‍‌​‍‌‌​ ​ ‌​‌​​‍‌‌​ ​ ‌​‌​​‍‌‌​ ​‍​ ​‍‌‍‌‌‌‍​‍​ ​‍​ ‍​‌‍​ ​ ‌‌‌‍​ ‌‍​ ‌‍‌‌‌‍​‍‌‍​‌​ ​‌​‍‌‌​ ​‍​ ​‍​‍‌‌​ ‌‌‌​‌​​‍ ‍‌‍ ​‌‍‍‌‌‍ ‍‌‍‍ ‌ ​ ​‍‌‌​ ‌‌‌​​‍‌‌ ‌‍‍ ‌‍‌‌‌ ‍‌​‍‌‌​ ​ ‌​‌​​‍‌‌​ ​ ‌​‌​​‍‌‌​ ​‍​ ​‍​ ‌​​ ‌ ‌‍‌‍‌‍‌‍​ ​​​ ‌‍​ ‌‌​ ‌​‌‍‌​‌‍‌​​ ​‌‌‍​‍​‍‌‌​ ​‍​ ​‍​‍‌‌​ ‌‌‌​‌​​‍ ‍‌‍ ‍‌‍​‌‌‍ ‌‌‍‌‌​‍‌‍‌ ​​‌‍‌‌‌ ​‍‌ ​ ‌ ​​‌‍‌‌‌‍​ ‌ ‌​‌‍‍‌‌ ‌‍‌‍‌‌​ ‌‌ ​​‌ ‌‌‌‍​‍‌‍ ​‌‍‍‌‌ ​ ‌‍‍​‌‍‌‌‌‍‌​​‍​‍‌ ‌
Swim​​​​‌ ‍ ​‍​‍‌‍ ‌ ​‍‌‍‍‌‌‍‌ ‌‍‍‌‌‍ ‍​‍​‍​ ‍‍​‍​‍‌ ​ ‌‍​‌‌‍ ‍‌‍‍‌‌ ‌​‌ ‍‌​‍ ‍‌‍‍‌‌‍ ​‍​‍​‍ ​​‍​‍‌‍‍​‌ ​‍‌‍‌‌‌‍‌‍​‍​‍​ ‍‍​‍​‍‌‍‍​‌ ‌​‌ ‌​‌ ​​‌ ​ ​ ‍‍​‍ ​‍ ‌‍​ ‌‍‍​‌‍‌‌‌‍ ​‌ ​ ‌‍‌‌‌‍​‌‌ ​​‌‍‍‌‌‍‌‌‌ ​‍‌ ​ ​‍ ‍‌ ​ ‌‍​‌‌‍ ‍‌‍‍‌‌ ‌​‌ ‍‌​‍ ‍‌ ​ ‌ ‌​‌ ‌‌‌‍‌​‌‍‍‌‌‍ ​‍ ‌‍‍‌‌‍ ‍‌ ‌​‌‍‌‌‌‍ ‍‌ ‌​​‍ ‌‍‌‌‌‍‌​‌‍‍‌‌ ‌​​‍ ‌‍ ‌‌‍ ‌‍‌​‌‍‌‌​ ‌‌ ​​‌ ​‍‌‍‌‌‌ ​ ‌‍‌‌‌‍ ‍‌ ‌​‌‍​‌‌ ‌​‌‍‍‌‌‍ ‌‍ ‍​ ‍ ‌‍‍‌‌‍‌​​ ‌‌‍‌‍‌‍ ‌‍ ‌ ‌​‌‍‌‌‌ ​‍​ ‍ ‌ ‌​‌ ‍‌‌ ​​‌‍‌‌​ ‌‌‍‌‍‌‍ ‌‍ ‌ ‌​‌‍‌‌‌ ​‍​ ‍ ‌ ​​‌‍​‌‌ ‌​‌‍‍​​ ‌‌‍​ ‌‍ ‌‍ ​‌ ‌‌‌‍ ‌‌‍ ‍‌ ​ ​‍‌‌​ ‌‌‌​​‍‌‌ ‌‍‍ ‌‍‌‌‌ ‍‌​‍‌‌​ ​ ‌​‌​​‍‌‌​ ​ ‌​‌​​‍‌‌​ ​‍​ ​‍‌‍‌‌‌‍​‍​ ​‍​ ‍​‌‍​ ​ ‌‌‌‍​ ‌‍​ ‌‍‌‌‌‍​‍‌‍​‌​ ​‌​‍‌‌​ ​‍​ ​‍​‍‌‌​ ‌‌‌​‌​​‍ ‍‌‍ ​‌‍‍‌‌‍ ‍‌‍‍ ‌ ​ ​‍‌‌​ ‌‌‌​​‍‌‌ ‌‍‍ ‌‍‌‌‌ ‍‌​‍‌‌​ ​ ‌​‌​​‍‌‌​ ​ ‌​‌​​‍‌‌​ ​‍​ ​‍‌‍‌‍‌‍‌‍​ ​​​ ‌‌​ ‌‌​ ‌​​ ​‍‌‍​ ​ ​‌​ ​ ‌‍​ ‌‍​‌‌‍​ ‌‍‌‌​ ‌‍​ ​‌​ ​ ‌‍​ ‌‍​‍​ ‌​​ ‍​‌‍‌​​ ‍​​ ‌‍​ ‌‌‌‍​‍​ ‌​​ ‌​​ ​‌​ ‍‌​ ‍‌‌‍​ ​‍‌‌​ ​‍​ ​‍​‍‌‌​ ‌‌‌​‌​​‍ ‍‌‍ ‍‌‍​‌‌‍ ‌‌‍‌‌​ ‌‍​‍‌‍​‌‌ ​ ‌‍‌‌‌‌‌‌‌ ​‍‌‍ ​​ ‌‌‍‍​‌ ‌​‌ ‌​‌ ​​‌ ​ ​‍‌‌​ ​ ‌​​‌​‍‌‌​ ​‍‌​‌‍​‍‌‌​ ​‍‌​‌‍‌‍​ ‌‍‍​‌‍‌‌‌‍ ​‌ ​ ‌‍‌‌‌‍​‌‌ ​​‌‍‍‌‌‍‌‌‌ ​‍‌ ​ ​‍ ‍‌ ​ ‌‍​‌‌‍ ‍‌‍‍‌‌ ‌​‌ ‍‌​‍ ‍‌ ​ ‌ ‌​‌ ‌‌‌‍‌​‌‍‍‌‌‍ ​‍‌‍‌‍‍‌‌‍‌​​ ‌‌‍‌‍‌‍ ‌‍ ‌ ‌​‌‍‌‌‌ ​‍​‍‌‍‌ ‌​‌ ‍‌‌ ​​‌‍‌‌​ ‌‌‍‌‍‌‍ ‌‍ ‌ ‌​‌‍‌‌‌ ​‍​‍‌‍‌ ​​‌‍​‌‌ ‌​‌‍‍​​ ‌‌‍​ ‌‍ ‌‍ ​‌ ‌‌‌‍ ‌‌‍ ‍‌ ​ ​‍‌‌​ ‌‌‌​​‍‌‌ ‌‍‍ ‌‍‌‌‌ ‍‌​‍‌‌​ ​ ‌​‌​​‍‌‌​ ​ ‌​‌​​‍‌‌​ ​‍​ ​‍‌‍‌‌‌‍​‍​ ​‍​ ‍​‌‍​ ​ ‌‌‌‍​ ‌‍​ ‌‍‌‌‌‍​‍‌‍​‌​ ​‌​‍‌‌​ ​‍​ ​‍​‍‌‌​ ‌‌‌​‌​​‍ ‍‌‍ ​‌‍‍‌‌‍ ‍‌‍‍ ‌ ​ ​‍‌‌​ ‌‌‌​​‍‌‌ ‌‍‍ ‌‍‌‌‌ ‍‌​‍‌‌​ ​ ‌​‌​​‍‌‌​ ​ ‌​‌​​‍‌‌​ ​‍​ ​‍‌‍‌‍‌‍‌‍​ ​​​ ‌‌​ ‌‌​ ‌​​ ​‍‌‍​ ​ ​‌​ ​ ‌‍​ ‌‍​‌‌‍​ ‌‍‌‌​ ‌‍​ ​‌​ ​ ‌‍​ ‌‍​‍​ ‌​​ ‍​‌‍‌​​ ‍​​ ‌‍​ ‌‌‌‍​‍​ ‌​​ ‌​​ ​‌​ ‍‌​ ‍‌‌‍​ ​‍‌‌​ ​‍​ ​‍​‍‌‌​ ‌‌‌​‌​​‍ ‍‌‍ ‍‌‍​‌‌‍ ‌‌‍‌‌​‍‌‍‌ ​​‌‍‌‌‌ ​‍‌ ​ ‌ ​​‌‍‌‌‌‍​ ‌ ‌​‌‍‍‌‌ ‌‍‌‍‌‌​ ‌‌ ​​‌ ‌‌‌‍​‍‌‍ ​‌‍‍‌‌ ​ ‌‍‍​‌‍‌‌‌‍‌​​‍​‍‌ ‌
Golf Club​​​​‌ ‍ ​‍​‍‌‍ ‌ ​‍‌‍‍‌‌‍‌ ‌‍‍‌‌‍ ‍​‍​‍​ ‍‍​‍​‍‌ ​ ‌‍​‌‌‍ ‍‌‍‍‌‌ ‌​‌ ‍‌​‍ ‍‌‍‍‌‌‍ ​‍​‍​‍ ​​‍​‍‌‍‍​‌ ​‍‌‍‌‌‌‍‌‍​‍​‍​ ‍‍​‍​‍‌‍‍​‌ ‌​‌ ‌​‌ ​​‌ ​ ​ ‍‍​‍ ​‍ ‌‍​ ‌‍‍​‌‍‌‌‌‍ ​‌ ​ ‌‍‌‌‌‍​‌‌ ​​‌‍‍‌‌‍‌‌‌ ​‍‌ ​ ​‍ ‍‌ ​ ‌‍​‌‌‍ ‍‌‍‍‌‌ ‌​‌ ‍‌​‍ ‍‌ ​ ‌ ‌​‌ ‌‌‌‍‌​‌‍‍‌‌‍ ​‍ ‌‍‍‌‌‍ ‍‌ ‌​‌‍‌‌‌‍ ‍‌ ‌​​‍ ‌‍‌‌‌‍‌​‌‍‍‌‌ ‌​​‍ ‌‍ ‌‌‍ ‌‍‌​‌‍‌‌​ ‌‌ ​​‌ ​‍‌‍‌‌‌ ​ ‌‍‌‌‌‍ ‍‌ ‌​‌‍​‌‌ ‌​‌‍‍‌‌‍ ‌‍ ‍​ ‍ ‌‍‍‌‌‍‌​​ ‌‌‍‌‍‌‍ ‌‍ ‌ ‌​‌‍‌‌‌ ​‍​ ‍ ‌ ‌​‌ ‍‌‌ ​​‌‍‌‌​ ‌‌‍‌‍‌‍ ‌‍ ‌ ‌​‌‍‌‌‌ ​‍​ ‍ ‌ ​​‌‍​‌‌ ‌​‌‍‍​​ ‌‌‍​ ‌‍ ‌‍ ​‌ ‌‌‌‍ ‌‌‍ ‍‌ ​ ​‍‌‌​ ‌‌‌​​‍‌‌ ‌‍‍ ‌‍‌‌‌ ‍‌​‍‌‌​ ​ ‌​‌​​‍‌‌​ ​ ‌​‌​​‍‌‌​ ​‍​ ​‍‌‍‌‌‌‍​‍​ ​‍​ ‍​‌‍​ ​ ‌‌‌‍​ ‌‍​ ‌‍‌‌‌‍​‍‌‍​‌​ ​‌​‍‌‌​ ​‍​ ​‍​‍‌‌​ ‌‌‌​‌​​‍ ‍‌‍ ​‌‍‍‌‌‍ ‍‌‍‍ ‌ ​ ​‍‌‌​ ‌‌‌​​‍‌‌ ‌‍‍ ‌‍‌‌‌ ‍‌​‍‌‌​ ​ ‌​‌​​‍‌‌​ ​ ‌​‌​​‍‌‌​ ​‍​ ​‍​ ‌​‌‍‌‌​ ‌‍‌‍‌​​ ​‍​ ‌‍​ ​‍‌‍‌‍‌‍​‌‌‍​ ‌‍​ ‌‍​ ​‍‌‌​ ​‍​ ​‍​‍‌‌​ ‌‌‌​‌​​‍ ‍‌‍ ‍‌‍​‌‌‍ ‌‌‍‌‌​ ‌‍​‍‌‍​‌‌ ​ ‌‍‌‌‌‌‌‌‌ ​‍‌‍ ​​ ‌‌‍‍​‌ ‌​‌ ‌​‌ ​​‌ ​ ​‍‌‌​ ​ ‌​​‌​‍‌‌​ ​‍‌​‌‍​‍‌‌​ ​‍‌​‌‍‌‍​ ‌‍‍​‌‍‌‌‌‍ ​‌ ​ ‌‍‌‌‌‍​‌‌ ​​‌‍‍‌‌‍‌‌‌ ​‍‌ ​ ​‍ ‍‌ ​ ‌‍​‌‌‍ ‍‌‍‍‌‌ ‌​‌ ‍‌​‍ ‍‌ ​ ‌ ‌​‌ ‌‌‌‍‌​‌‍‍‌‌‍ ​‍‌‍‌‍‍‌‌‍‌​​ ‌‌‍‌‍‌‍ ‌‍ ‌ ‌​‌‍‌‌‌ ​‍​‍‌‍‌ ‌​‌ ‍‌‌ ​​‌‍‌‌​ ‌‌‍‌‍‌‍ ‌‍ ‌ ‌​‌‍‌‌‌ ​‍​‍‌‍‌ ​​‌‍​‌‌ ‌​‌‍‍​​ ‌‌‍​ ‌‍ ‌‍ ​‌ ‌‌‌‍ ‌‌‍ ‍‌ ​ ​‍‌‌​ ‌‌‌​​‍‌‌ ‌‍‍ ‌‍‌‌‌ ‍‌​‍‌‌​ ​ ‌​‌​​‍‌‌​ ​ ‌​‌​​‍‌‌​ ​‍​ ​‍‌‍‌‌‌‍​‍​ ​‍​ ‍​‌‍​ ​ ‌‌‌‍​ ‌‍​ ‌‍‌‌‌‍​‍‌‍​‌​ ​‌​‍‌‌​ ​‍​ ​‍​‍‌‌​ ‌‌‌​‌​​‍ ‍‌‍ ​‌‍‍‌‌‍ ‍‌‍‍ ‌ ​ ​‍‌‌​ ‌‌‌​​‍‌‌ ‌‍‍ ‌‍‌‌‌ ‍‌​‍‌‌​ ​ ‌​‌​​‍‌‌​ ​ ‌​‌​​‍‌‌​ ​‍​ ​‍​ ‌​‌‍‌‌​ ‌‍‌‍‌​​ ​‍​ ‌‍​ ​‍‌‍‌‍‌‍​‌‌‍​ ‌‍​ ‌‍​ ​‍‌‌​ ​‍​ ​‍​‍‌‌​ ‌‌‌​‌​​‍ ‍‌‍ ‍‌‍​‌‌‍ ‌‌‍‌‌​‍‌‍‌ ​​‌‍‌‌‌ ​‍‌ ​ ‌ ​​‌‍‌‌‌‍​ ‌ ‌​‌‍‍‌‌ ‌‍‌‍‌‌​ ‌‌ ​​‌ ‌‌‌‍​‍‌‍ ​‌‍‍‌‌ ​ ‌‍‍​‌‍‌‌‌‍‌​​‍​‍‌ ‌
Athletic Club​​​​‌ ‍ ​‍​‍‌‍ ‌ ​‍‌‍‍‌‌‍‌ ‌‍‍‌‌‍ ‍​‍​‍​ ‍‍​‍​‍‌ ​ ‌‍​‌‌‍ ‍‌‍‍‌‌ ‌​‌ ‍‌​‍ ‍‌‍‍‌‌‍ ​‍​‍​‍ ​​‍​‍‌‍‍​‌ ​‍‌‍‌‌‌‍‌‍​‍​‍​ ‍‍​‍​‍‌‍‍​‌ ‌​‌ ‌​‌ ​​‌ ​ ​ ‍‍​‍ ​‍ ‌‍​ ‌‍‍​‌‍‌‌‌‍ ​‌ ​ ‌‍‌‌‌‍​‌‌ ​​‌‍‍‌‌‍‌‌‌ ​‍‌ ​ ​‍ ‍‌ ​ ‌‍​‌‌‍ ‍‌‍‍‌‌ ‌​‌ ‍‌​‍ ‍‌ ​ ‌ ‌​‌ ‌‌‌‍‌​‌‍‍‌‌‍ ​‍ ‌‍‍‌‌‍ ‍‌ ‌​‌‍‌‌‌‍ ‍‌ ‌​​‍ ‌‍‌‌‌‍‌​‌‍‍‌‌ ‌​​‍ ‌‍ ‌‌‍ ‌‍‌​‌‍‌‌​ ‌‌ ​​‌ ​‍‌‍‌‌‌ ​ ‌‍‌‌‌‍ ‍‌ ‌​‌‍​‌‌ ‌​‌‍‍‌‌‍ ‌‍ ‍​ ‍ ‌‍‍‌‌‍‌​​ ‌‌‍‌‍‌‍ ‌‍ ‌ ‌​‌‍‌‌‌ ​‍​ ‍ ‌ ‌​‌ ‍‌‌ ​​‌‍‌‌​ ‌‌‍‌‍‌‍ ‌‍ ‌ ‌​‌‍‌‌‌ ​‍​ ‍ ‌ ​​‌‍​‌‌ ‌​‌‍‍​​ ‌‌‍​ ‌‍ ‌‍ ​‌ ‌‌‌‍ ‌‌‍ ‍‌ ​ ​‍‌‌​ ‌‌‌​​‍‌‌ ‌‍‍ ‌‍‌‌‌ ‍‌​‍‌‌​ ​ ‌​‌​​‍‌‌​ ​ ‌​‌​​‍‌‌​ ​‍​ ​‍‌‍‌‌‌‍​‍​ ​‍​ ‍​‌‍​ ​ ‌‌‌‍​ ‌‍​ ‌‍‌‌‌‍​‍‌‍​‌​ ​‌​‍‌‌​ ​‍​ ​‍​‍‌‌​ ‌‌‌​‌​​‍ ‍‌‍ ​‌‍‍‌‌‍ ‍‌‍‍ ‌ ​ ​‍‌‌​ ‌‌‌​​‍‌‌ ‌‍‍ ‌‍‌‌‌ ‍‌​‍‌‌​ ​ ‌​‌​​‍‌‌​ ​ ‌​‌​​‍‌‌​ ​‍​ ​‍​ ‍​‌‍​‌​ ​ ​ ‌​‌‍​‌​ ‌ ‌‍‌​‌‍​‌​ ​ ​ ‍​‌‍‌‌‌‍​ ​‍‌‌​ ​‍​ ​‍​‍‌‌​ ‌‌‌​‌​​‍ ‍‌‍ ‍‌‍​‌‌‍ ‌‌‍‌‌​ ‌‍​‍‌‍​‌‌ ​ ‌‍‌‌‌‌‌‌‌ ​‍‌‍ ​​ ‌‌‍‍​‌ ‌​‌ ‌​‌ ​​‌ ​ ​‍‌‌​ ​ ‌​​‌​‍‌‌​ ​‍‌​‌‍​‍‌‌​ ​‍‌​‌‍‌‍​ ‌‍‍​‌‍‌‌‌‍ ​‌ ​ ‌‍‌‌‌‍​‌‌ ​​‌‍‍‌‌‍‌‌‌ ​‍‌ ​ ​‍ ‍‌ ​ ‌‍​‌‌‍ ‍‌‍‍‌‌ ‌​‌ ‍‌​‍ ‍‌ ​ ‌ ‌​‌ ‌‌‌‍‌​‌‍‍‌‌‍ ​‍‌‍‌‍‍‌‌‍‌​​ ‌‌‍‌‍‌‍ ‌‍ ‌ ‌​‌‍‌‌‌ ​‍​‍‌‍‌ ‌​‌ ‍‌‌ ​​‌‍‌‌​ ‌‌‍‌‍‌‍ ‌‍ ‌ ‌​‌‍‌‌‌ ​‍​‍‌‍‌ ​​‌‍​‌‌ ‌​‌‍‍​​ ‌‌‍​ ‌‍ ‌‍ ​‌ ‌‌‌‍ ‌‌‍ ‍‌ ​ ​‍‌‌​ ‌‌‌​​‍‌‌ ‌‍‍ ‌‍‌‌‌ ‍‌​‍‌‌​ ​ ‌​‌​​‍‌‌​ ​ ‌​‌​​‍‌‌​ ​‍​ ​‍‌‍‌‌‌‍​‍​ ​‍​ ‍​‌‍​ ​ ‌‌‌‍​ ‌‍​ ‌‍‌‌‌‍​‍‌‍​‌​ ​‌​‍‌‌​ ​‍​ ​‍​‍‌‌​ ‌‌‌​‌​​‍ ‍‌‍ ​‌‍‍‌‌‍ ‍‌‍‍ ‌ ​ ​‍‌‌​ ‌‌‌​​‍‌‌ ‌‍‍ ‌‍‌‌‌ ‍‌​‍‌‌​ ​ ‌​‌​​‍‌‌​ ​ ‌​‌​​‍‌‌​ ​‍​ ​‍​ ‍​‌‍​‌​ ​ ​ ‌​‌‍​‌​ ‌ ‌‍‌​‌‍​‌​ ​ ​ ‍​‌‍‌‌‌‍​ ​‍‌‌​ ​‍​ ​‍​‍‌‌​ ‌‌‌​‌​​‍ ‍‌‍ ‍‌‍​‌‌‍ ‌‌‍‌‌​‍‌‍‌ ​​‌‍‌‌‌ ​‍‌ ​ ‌ ​​‌‍‌‌‌‍​ ‌ ‌​‌‍‍‌‌ ‌‍‌‍‌‌​ ‌‌ ​​‌ ‌‌‌‍​‍‌‍ ​‌‍‍‌‌ ​ ‌‍‍​‌‍‌‌‌‍‌​​‍​‍‌ ‌
Marina​​​​‌ ‍ ​‍​‍‌‍ ‌ ​‍‌‍‍‌‌‍‌ ‌‍‍‌‌‍ ‍​‍​‍​ ‍‍​‍​‍‌ ​ ‌‍​‌‌‍ ‍‌‍‍‌‌ ‌​‌ ‍‌​‍ ‍‌‍‍‌‌‍ ​‍​‍​‍ ​​‍​‍‌‍‍​‌ ​‍‌‍‌‌‌‍‌‍​‍​‍​ ‍‍​‍​‍‌‍‍​‌ ‌​‌ ‌​‌ ​​‌ ​ ​ ‍‍​‍ ​‍ ‌‍​ ‌‍‍​‌‍‌‌‌‍ ​‌ ​ ‌‍‌‌‌‍​‌‌ ​​‌‍‍‌‌‍‌‌‌ ​‍‌ ​ ​‍ ‍‌ ​ ‌‍​‌‌‍ ‍‌‍‍‌‌ ‌​‌ ‍‌​‍ ‍‌ ​ ‌ ‌​‌ ‌‌‌‍‌​‌‍‍‌‌‍ ​‍ ‌‍‍‌‌‍ ‍‌ ‌​‌‍‌‌‌‍ ‍‌ ‌​​‍ ‌‍‌‌‌‍‌​‌‍‍‌‌ ‌​​‍ ‌‍ ‌‌‍ ‌‍‌​‌‍‌‌​ ‌‌ ​​‌ ​‍‌‍‌‌‌ ​ ‌‍‌‌‌‍ ‍‌ ‌​‌‍​‌‌ ‌​‌‍‍‌‌‍ ‌‍ ‍​ ‍ ‌‍‍‌‌‍‌​​ ‌‌‍‌‍‌‍ ‌‍ ‌ ‌​‌‍‌‌‌ ​‍​ ‍ ‌ ‌​‌ ‍‌‌ ​​‌‍‌‌​ ‌‌‍‌‍‌‍ ‌‍ ‌ ‌​‌‍‌‌‌ ​‍​ ‍ ‌ ​​‌‍​‌‌ ‌​‌‍‍​​ ‌‌‍​ ‌‍ ‌‍ ​‌ ‌‌‌‍ ‌‌‍ ‍‌ ​ ​‍‌‌​ ‌‌‌​​‍‌‌ ‌‍‍ ‌‍‌‌‌ ‍‌​‍‌‌​ ​ ‌​‌​​‍‌‌​ ​ ‌​‌​​‍‌‌​ ​‍​ ​‍‌‍‌‌‌‍​‍​ ​‍​ ‍​‌‍​ ​ ‌‌‌‍​ ‌‍​ ‌‍‌‌‌‍​‍‌‍​‌​ ​‌​‍‌‌​ ​‍​ ​‍​‍‌‌​ ‌‌‌​‌​​‍ ‍‌‍ ​‌‍‍‌‌‍ ‍‌‍‍ ‌ ​ ​‍‌‌​ ‌‌‌​​‍‌‌ ‌‍‍ ‌‍‌‌‌ ‍‌​‍‌‌​ ​ ‌​‌​​‍‌‌​ ​ ‌​‌​​‍‌‌​ ​‍​ ​‍​ ‌‍​ ‌‌​ ‌‍​ ‌‌‌‍‌‌‌‍‌‍‌‍​‌​ ​​​ ‌‍​ ‌‌​ ‌​‌‍‌​​‍‌‌​ ​‍​ ​‍​‍‌‌​ ‌‌‌​‌​​‍ ‍‌‍ ‍‌‍​‌‌‍ ‌‌‍‌‌​ ‌‍​‍‌‍​‌‌ ​ ‌‍‌‌‌‌‌‌‌ ​‍‌‍ ​​ ‌‌‍‍​‌ ‌​‌ ‌​‌ ​​‌ ​ ​‍‌‌​ ​ ‌​​‌​‍‌‌​ ​‍‌​‌‍​‍‌‌​ ​‍‌​‌‍‌‍​ ‌‍‍​‌‍‌‌‌‍ ​‌ ​ ‌‍‌‌‌‍​‌‌ ​​‌‍‍‌‌‍‌‌‌ ​‍‌ ​ ​‍ ‍‌ ​ ‌‍​‌‌‍ ‍‌‍‍‌‌ ‌​‌ ‍‌​‍ ‍‌ ​ ‌ ‌​‌ ‌‌‌‍‌​‌‍‍‌‌‍ ​‍‌‍‌‍‍‌‌‍‌​​ ‌‌‍‌‍‌‍ ‌‍ ‌ ‌​‌‍‌‌‌ ​‍​‍‌‍‌ ‌​‌ ‍‌‌ ​​‌‍‌‌​ ‌‌‍‌‍‌‍ ‌‍ ‌ ‌​‌‍‌‌‌ ​‍​‍‌‍‌ ​​‌‍​‌‌ ‌​‌‍‍​​ ‌‌‍​ ‌‍ ‌‍ ​‌ ‌‌‌‍ ‌‌‍ ‍‌ ​ ​‍‌‌​ ‌‌‌​​‍‌‌ ‌‍‍ ‌‍‌‌‌ ‍‌​‍‌‌​ ​ ‌​‌​​‍‌‌​ ​ ‌​‌​​‍‌‌​ ​‍​ ​‍‌‍‌‌‌‍​‍​ ​‍​ ‍​‌‍​ ​ ‌‌‌‍​ ‌‍​ ‌‍‌‌‌‍​‍‌‍​‌​ ​‌​‍‌‌​ ​‍​ ​‍​‍‌‌​ ‌‌‌​‌​​‍ ‍‌‍ ​‌‍‍‌‌‍ ‍‌‍‍ ‌ ​ ​‍‌‌​ ‌‌‌​​‍‌‌ ‌‍‍ ‌‍‌‌‌ ‍‌​‍‌‌​ ​ ‌​‌​​‍‌‌​ ​ ‌​‌​​‍‌‌​ ​‍​ ​‍​ ‌‍​ ‌‌​ ‌‍​ ‌‌‌‍‌‌‌‍‌‍‌‍​‌​ ​​​ ‌‍​ ‌‌​ ‌​‌‍‌​​‍‌‌​ ​‍​ ​‍​‍‌‌​ ‌‌‌​‌​​‍ ‍‌‍ ‍‌‍​‌‌‍ ‌‌‍‌‌​‍‌‍‌ ​​‌‍‌‌‌ ​‍‌ ​ ‌ ​​‌‍‌‌‌‍​ ‌ ‌​‌‍‍‌‌ ‌‍‌‍‌‌​ ‌‌ ​​‌ ‌‌‌‍​‍‌‍ ​‌‍‍‌‌ ​ ‌‍‍​‌‍‌‌‌‍‌​​‍​‍‌ ‌
Company​​​​‌ ‍ ​‍​‍‌‍ ‌ ​‍‌‍‍‌‌‍‌ ‌‍‍‌‌‍ ‍​‍​‍​ ‍‍​‍​‍‌ ​ ‌‍​‌‌‍ ‍‌‍‍‌‌ ‌​‌ ‍‌​‍ ‍‌‍‍‌‌‍ ​‍​‍​‍ ​​‍​‍‌‍‍​‌ ​‍‌‍‌‌‌‍‌‍​‍​‍​ ‍‍​‍​‍‌‍‍​‌ ‌​‌ ‌​‌ ​​‌ ​ ​ ‍‍​‍ ​‍ ‌‍​ ‌‍‍​‌‍‌‌‌‍ ​‌ ​ ‌‍‌‌‌‍​‌‌ ​​‌‍‍‌‌‍‌‌‌ ​‍‌ ​ ​‍ ‍‌ ​ ‌‍​‌‌‍ ‍‌‍‍‌‌ ‌​‌ ‍‌​‍ ‍‌ ​ ‌ ‌​‌ ‌‌‌‍‌​‌‍‍‌‌‍ ​‍ ‌‍‍‌‌‍ ‍‌ ‌​‌‍‌‌‌‍ ‍‌ ‌​​‍ ‌‍‌‌‌‍‌​‌‍‍‌‌ ‌​​‍ ‌‍ ‌‌‍ ‌‍‌​‌‍‌‌​ ‌‌ ​​‌ ​‍‌‍‌‌‌ ​ ‌‍‌‌‌‍ ‍‌ ‌​‌‍​‌‌ ‌​‌‍‍‌‌‍ ‌‍ ‍​ ‍ ‌‍‍‌‌‍‌​​ ‌‌‍‌‍‌‍ ‌‍ ‌ ‌​‌‍‌‌‌ ​‍​ ‍ ‌ ‌​‌ ‍‌‌ ​​‌‍‌‌​ ‌‌‍‌‍‌‍ ‌‍ ‌ ‌​‌‍‌‌‌ ​‍​ ‍ ‌ ​​‌‍​‌‌ ‌​‌‍‍​​ ‌‌‍​ ‌‍ ‌‍ ​‌ ‌‌‌‍ ‌‌‍ ‍‌ ​ ​‍‌‌​ ‌‌‌​​‍‌‌ ‌‍‍ ‌‍‌‌‌ ‍‌​‍‌‌​ ​ ‌​‌​​‍‌‌​ ​ ‌​‌​​‍‌‌​ ​‍​ ​‍‌‍​ ​ ​ ​ ‌​​ ​​‌‍​ ​ ‌‍‌‍‌​​ ‌​‌‍‌‍‌‍‌‌‌‍‌‌‌‍‌​​‍‌‌​ ​‍​ ​‍​‍‌‌​ ‌‌‌​‌​​‍ ‍‌ ‌​‌‍‍‌‌ ‌​‌‍ ​‌‍‌‌​ ‌‍​‍‌‍​‌‌ ​ ‌‍‌‌‌‌‌‌‌ ​‍‌‍ ​​ ‌‌‍‍​‌ ‌​‌ ‌​‌ ​​‌ ​ ​‍‌‌​ ​ ‌​​‌​‍‌‌​ ​‍‌​‌‍​‍‌‌​ ​‍‌​‌‍‌‍​ ‌‍‍​‌‍‌‌‌‍ ​‌ ​ ‌‍‌‌‌‍​‌‌ ​​‌‍‍‌‌‍‌‌‌ ​‍‌ ​ ​‍ ‍‌ ​ ‌‍​‌‌‍ ‍‌‍‍‌‌ ‌​‌ ‍‌​‍ ‍‌ ​ ‌ ‌​‌ ‌‌‌‍‌​‌‍‍‌‌‍ ​‍‌‍‌‍‍‌‌‍‌​​ ‌‌‍‌‍‌‍ ‌‍ ‌ ‌​‌‍‌‌‌ ​‍​‍‌‍‌ ‌​‌ ‍‌‌ ​​‌‍‌‌​ ‌‌‍‌‍‌‍ ‌‍ ‌ ‌​‌‍‌‌‌ ​‍​‍‌‍‌ ​​‌‍​‌‌ ‌​‌‍‍​​ ‌‌‍​ ‌‍ ‌‍ ​‌ ‌‌‌‍ ‌‌‍ ‍‌ ​ ​‍‌‌​ ‌‌‌​​‍‌‌ ‌‍‍ ‌‍‌‌‌ ‍‌​‍‌‌​ ​ ‌​‌​​‍‌‌​ ​ ‌​‌​​‍‌‌​ ​‍​ ​‍‌‍​ ​ ​ ​ ‌​​ ​​‌‍​ ​ ‌‍‌‍‌​​ ‌​‌‍‌‍‌‍‌‌‌‍‌‌‌‍‌​​‍‌‌​ ​‍​ ​‍​‍‌‌​ ‌‌‌​‌​​‍ ‍‌ ‌​‌‍‍‌‌ ‌​‌‍ ​‌‍‌‌​‍‌‍‌ ​​‌‍‌‌‌ ​‍‌ ​ ‌ ​​‌‍‌‌‌‍​ ‌ ‌​‌‍‍‌‌ ‌‍‌‍‌‌​ ‌‌ ​​‌ ‌‌‌‍​‍‌‍ ​‌‍‍‌‌ ​ ‌‍‍​‌‍‌‌‌‍‌​​‍​‍‌ ‌
More​​​​‌ ‍ ​‍​‍‌‍ ‌ ​‍‌‍‍‌‌‍‌ ‌‍‍‌‌‍ ‍​‍​‍​ ‍‍​‍​‍‌ ​ ‌‍​‌‌‍ ‍‌‍‍‌‌ ‌​‌ ‍‌​‍ ‍‌‍‍‌‌‍ ​‍​‍​‍ ​​‍​‍‌‍‍​‌ ​‍‌‍‌‌‌‍‌‍​‍​‍​ ‍‍​‍​‍‌‍‍​‌ ‌​‌ ‌​‌ ​​‌ ​ ​ ‍‍​‍ ​‍ ‌‍​ ‌‍‍​‌‍‌‌‌‍ ​‌ ​ ‌‍‌‌‌‍​‌‌ ​​‌‍‍‌‌‍‌‌‌ ​‍‌ ​ ​‍ ‍‌ ​ ‌‍​‌‌‍ ‍‌‍‍‌‌ ‌​‌ ‍‌​‍ ‍‌ ​ ‌ ‌​‌ ‌‌‌‍‌​‌‍‍‌‌‍ ​‍ ‌‍‍‌‌‍ ‍‌ ‌​‌‍‌‌‌‍ ‍‌ ‌​​‍ ‌‍‌‌‌‍‌​‌‍‍‌‌ ‌​​‍ ‌‍ ‌‌‍ ‌‍‌​‌‍‌‌​ ‌‌ ​​‌ ​‍‌‍‌‌‌ ​ ‌‍‌‌‌‍ ‍‌ ‌​‌‍​‌‌ ‌​‌‍‍‌‌‍ ‌‍ ‍​ ‍ ‌‍‍‌‌‍‌​​ ‌‌‍‌‍‌‍ ‌‍ ‌ ‌​‌‍‌‌‌ ​‍​ ‍ ‌ ‌​‌ ‍‌‌ ​​‌‍‌‌​ ‌‌‍‌‍‌‍ ‌‍ ‌ ‌​‌‍‌‌‌ ​‍​ ‍ ‌ ​​‌‍​‌‌ ‌​‌‍‍​​ ‌‌‍​ ‌‍ ‌‍ ​‌ ‌‌‌‍ ‌‌‍ ‍‌ ​ ​‍‌‌​ ‌‌‌​​‍‌‌ ‌‍‍ ‌‍‌‌‌ ‍‌​‍‌‌​ ​ ‌​‌​​‍‌‌​ ​ ‌​‌​​‍‌‌​ ​‍​ ​‍​ ‌‌​ ​ ​ ‌‌​ ‍‌‌‍​ ​ ​‍‌‍‌​​ ‍​‌‍​‌​ ‍​​ ​ ​ ​ ​‍‌‌​ ​‍​ ​‍​‍‌‌​ ‌‌‌​‌​​‍ ‍‌ ‌​‌‍‍‌‌ ‌​‌‍ ​‌‍‌‌​ ‌‍​‍‌‍​‌‌ ​ ‌‍‌‌‌‌‌‌‌ ​‍‌‍ ​​ ‌‌‍‍​‌ ‌​‌ ‌​‌ ​​‌ ​ ​‍‌‌​ ​ ‌​​‌​‍‌‌​ ​‍‌​‌‍​‍‌‌​ ​‍‌​‌‍‌‍​ ‌‍‍​‌‍‌‌‌‍ ​‌ ​ ‌‍‌‌‌‍​‌‌ ​​‌‍‍‌‌‍‌‌‌ ​‍‌ ​ ​‍ ‍‌ ​ ‌‍​‌‌‍ ‍‌‍‍‌‌ ‌​‌ ‍‌​‍ ‍‌ ​ ‌ ‌​‌ ‌‌‌‍‌​‌‍‍‌‌‍ ​‍‌‍‌‍‍‌‌‍‌​​ ‌‌‍‌‍‌‍ ‌‍ ‌ ‌​‌‍‌‌‌ ​‍​‍‌‍‌ ‌​‌ ‍‌‌ ​​‌‍‌‌​ ‌‌‍‌‍‌‍ ‌‍ ‌ ‌​‌‍‌‌‌ ​‍​‍‌‍‌ ​​‌‍​‌‌ ‌​‌‍‍​​ ‌‌‍​ ‌‍ ‌‍ ​‌ ‌‌‌‍ ‌‌‍ ‍‌ ​ ​‍‌‌​ ‌‌‌​​‍‌‌ ‌‍‍ ‌‍‌‌‌ ‍‌​‍‌‌​ ​ ‌​‌​​‍‌‌​ ​ ‌​‌​​‍‌‌​ ​‍​ ​‍​ ‌‌​ ​ ​ ‌‌​ ‍‌‌‍​ ​ ​‍‌‍‌​​ ‍​‌‍​‌​ ‍​​ ​ ​ ​ ​‍‌‌​ ​‍​ ​‍​‍‌‌​ ‌‌‌​‌​​‍ ‍‌ ‌​‌‍‍‌‌ ‌​‌‍ ​‌‍‌‌​‍‌‍‌ ​​‌‍‌‌‌ ​‍‌ ​ ‌ ​​‌‍‌‌‌‍​ ‌ ‌​‌‍‍‌‌ ‌‍‌‍‌‌​ ‌‌ ​​‌ ‌‌‌‍​‍‌‍ ​‌‍‍‌‌ ​ ‌‍‍​‌‍‌‌‌‍‌​​‍​‍‌ ‌